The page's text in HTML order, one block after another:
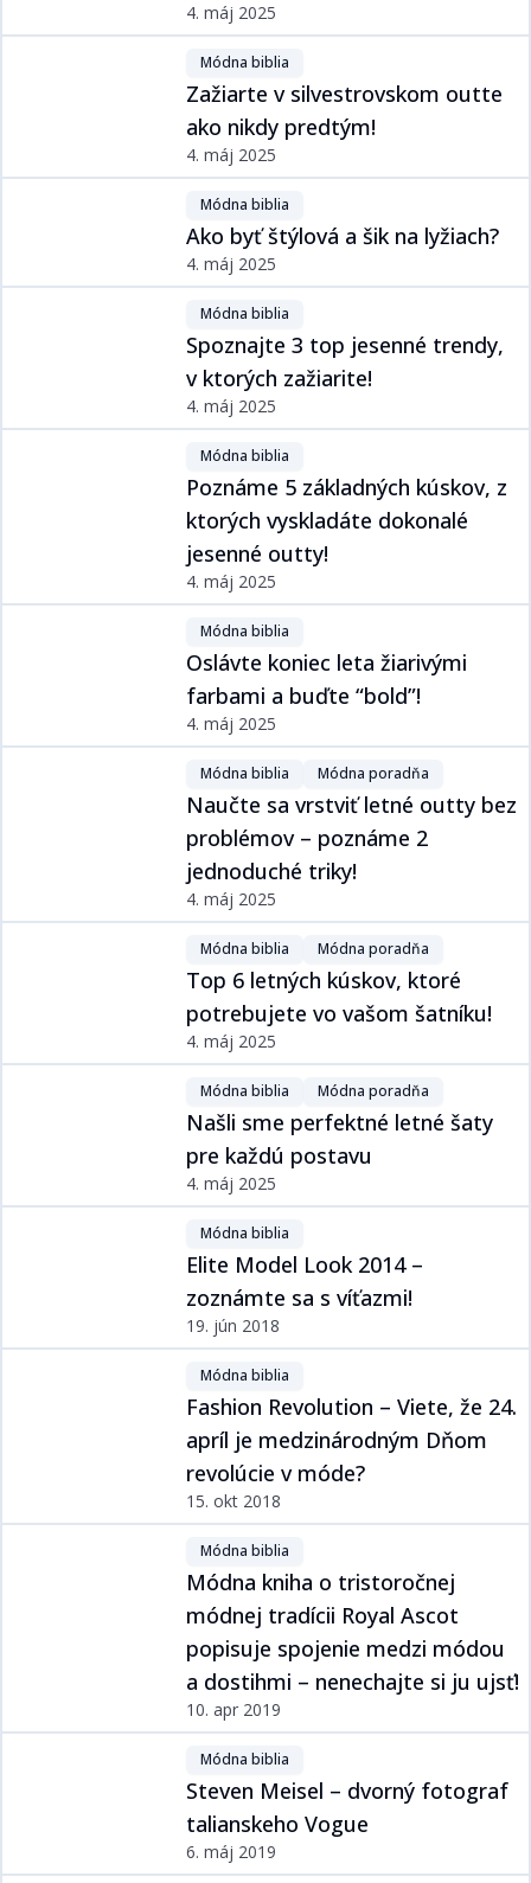
4. máj 2025
Módna biblia​​​​‌ ‍ ​‍​‍‌‍ ‌ ​‍‌‍‍‌‌‍‌ ‌‍‍‌‌‍ ‍​‍​‍​ ‍‍​‍​‍‌ ​ ‌‍​‌‌‍ ‍‌‍‍‌‌ ‌​‌ ‍‌​‍ ‍‌‍‍‌‌‍ ​‍​‍​‍ ​​‍​‍‌‍‍​‌ ​‍‌‍‌‌‌‍‌‍​‍​‍​ ‍‍​‍​‍‌‍‍​‌ ‌​‌ ‌​‌ ​​​ ‍‍​‍ ​‍ ‌‍ ​‌‍ ‌‍​ ‌‍​‌‌‍ ​‌‍‍​‌‍ ‌ ​ ‌ ‌​​ ‍‍​ ​ ​ ​​​ ​​​ ​​​‍ ‌ ​ ‌ ‌​‌ ‌‌‌‍‌​‌‍‍‌‌‍ ​‍ ‌‍‍‌‌‍ ‍‌ ‌​‌‍‌‌‌‍ ‍‌ ‌​​‍ ‌‍‌‌‌‍‌​‌‍‍‌‌ ‌​​‍ ‌‍ ‌‌‍ ‌‍‌​‌‍‌‌​ ‌‌ ​​‌ ​‍‌‍‌‌‌ ​ ‌‍‌‌‌‍ ‍‌ ‌​‌‍​‌‌ ‌​‌‍‍‌‌‍ ‌‍ ‍​ ‍ ‌‍‍‌‌‍‌​​ ‌‌‍​ ‌‍​‌‌ ‌​‌‍‌‌‌‍‌ ‌‍ ‌ ​‍‌ ‍‌​‍ ‌​ ‌​​ ​ ​ ​ ​ ​‌​ ‍ ‌ ‌​‌ ‍‌‌ ​​‌‍‌‌​ ‌‌‍​ ‌‍​‌‌ ‌​‌‍‌‌‌‍‌ ‌‍ ‌ ​‍‌ ‍‌​ ‍ ‌ ​​‌‍​‌‌ ‌​‌‍‍​​ ‌‌‍ ‍‌‍​‌‌‍ ‌‌‍‌‌​ ‌‍​‍‌‍​‌‌ ​ ‌‍‌‌‌‌‌‌‌ ​‍‌‍ ​​ ‌‌‍‍​‌ ‌​‌ ‌​‌ ​​​‍‌‌​ ​ ‌​​‌​‍‌‌​ ​‍‌​‌‍​‍‌‌​ ​‍‌​‌‍‌‍ ​‌‍ ‌‍​ ‌‍​‌‌‍ ​‌‍‍​‌‍ ‌ ​ ‌ ‌​​‍‌‌​ ​ ‌​​‌​ ​ ​ ​​​ ​​​ ​​​‍‌‌​ ​‍‌​‌‍‌ ​ ‌ ‌​‌ ‌‌‌‍‌​‌‍‍‌‌‍ ​‍‌‍‌‍‍‌‌‍‌​​ ‌‌‍​ ‌‍​‌‌ ‌​‌‍‌‌‌‍‌ ‌‍ ‌ ​‍‌ ‍‌​‍ ‌​ ‌​​ ​ ​ ​ ​ ​‌​‍‌‍‌ ‌​‌ ‍‌‌ ​​‌‍‌‌​ ‌‌‍​ ‌‍​‌‌ ‌​‌‍‌‌‌‍‌ ‌‍ ‌ ​‍‌ ‍‌​‍‌‍‌ ​​‌‍​‌‌ ‌​‌‍‍​​ ‌‌‍ ‍‌‍​‌‌‍ ‌‌‍‌‌​‍‌‍‌ ​​‌‍‌‌‌ ​‍‌ ​ ‌ ​​‌‍‌‌‌‍​ ‌ ‌​‌‍‍‌‌ ‌‍‌‍‌‌​ ‌‌ ​​‌ ‌‌‌‍​‍‌‍ ​‌‍‍‌‌ ​ ‌‍‍​‌‍‌‌‌‍‌​​‍​‍‌ ‌
Zažiarte v silvestrovskom outfite
ako nikdy predtým!​​​​‌ ‍ ​‍​‍‌‍ ‌ ​‍‌‍‍‌‌‍‌ ‌‍‍‌‌‍ ‍​‍​‍​ ‍‍​‍​‍‌ ​ ‌‍​‌‌‍ ‍‌‍‍‌‌ ‌​‌ ‍‌​‍ ‍‌‍‍‌‌‍ ​‍​‍​‍ ​​‍​‍‌‍‍​‌ ​‍‌‍‌‌‌‍‌‍​‍​‍​ ‍‍​‍​‍‌‍‍​‌ ‌​‌ ‌​‌ ​​​ ‍‍​‍ ​‍ ‌‍ ​‌‍ ‌‍​ ‌‍​‌‌‍ ​‌‍‍​‌‍ ‌ ​ ‌ ‌​​ ‍‍​ ​ ​ ​​​ ​​​ ​​​‍ ‌ ​ ‌ ‌​‌ ‌‌‌‍‌​‌‍‍‌‌‍ ​‍ ‌‍‍‌‌‍ ‍‌ ‌​‌‍‌‌‌‍ ‍‌ ‌​​‍ ‌‍‌‌‌‍‌​‌‍‍‌‌ ‌​​‍ ‌‍ ‌‌‍ ‌‍‌​‌‍‌‌​ ‌‌ ​​‌ ​‍‌‍‌‌‌ ​ ‌‍‌‌‌‍ ‍‌ ‌​‌‍​‌‌ ‌​‌‍‍‌‌‍ ‌‍ ‍​ ‍ ‌‍‍‌‌‍‌​​ ‌‌ ​​‌‍ ‌ ​ ‌ ‌​​‍ ‌​ ‌‍​ ​ ​ ​‌​ ‍‌​ ‌ ​ ‍​​ ‍ ‌ ‌​‌ ‍‌‌ ​​‌‍‌‌​ ‌‌ ​​‌‍ ‌ ​ ‌ ‌​​ ‍ ‌ ​​‌‍​‌‌ ‌​‌‍‍​​ ‌‌ ‌​‌‍‍‌‌ ‌​‌‍ ​‌‍‌‌​ ‌‍​‍‌‍​‌‌ ​ ‌‍‌‌‌‌‌‌‌ ​‍‌‍ ​​ ‌‌‍‍​‌ ‌​‌ ‌​‌ ​​​‍‌‌​ ​ ‌​​‌​‍‌‌​ ​‍‌​‌‍​‍‌‌​ ​‍‌​‌‍‌‍ ​‌‍ ‌‍​ ‌‍​‌‌‍ ​‌‍‍​‌‍ ‌ ​ ‌ ‌​​‍‌‌​ ​ ‌​​‌​ ​ ​ ​​​ ​​​ ​​​‍‌‌​ ​‍‌​‌‍‌ ​ ‌ ‌​‌ ‌‌‌‍‌​‌‍‍‌‌‍ ​‍‌‍‌‍‍‌‌‍‌​​ ‌‌ ​​‌‍ ‌ ​ ‌ ‌​​‍ ‌​ ‌‍​ ​ ​ ​‌​ ‍‌​ ‌ ​ ‍​​‍‌‍‌ ‌​‌ ‍‌‌ ​​‌‍‌‌​ ‌‌ ​​‌‍ ‌ ​ ‌ ‌​​‍‌‍‌ ​​‌‍​‌‌ ‌​‌‍‍​​ ‌‌ ‌​‌‍‍‌‌ ‌​‌‍ ​‌‍‌‌​‍‌‍‌ ​​‌‍‌‌‌ ​‍‌ ​ ‌ ​​‌‍‌‌‌‍​ ‌ ‌​‌‍‍‌‌ ‌‍‌‍‌‌​ ‌‌ ​​‌ ‌‌‌‍​‍‌‍ ​‌‍‍‌‌ ​ ‌‍‍​‌‍‌‌‌‍‌​​‍​‍‌ ‌
4. máj 2025
Módna biblia​​​​‌ ‍ ​‍​‍‌‍ ‌ ​‍‌‍‍‌‌‍‌ ‌‍‍‌‌‍ ‍​‍​‍​ ‍‍​‍​‍‌ ​ ‌‍​‌‌‍ ‍‌‍‍‌‌ ‌​‌ ‍‌​‍ ‍‌‍‍‌‌‍ ​‍​‍​‍ ​​‍​‍‌‍‍​‌ ​‍‌‍‌‌‌‍‌‍​‍​‍​ ‍‍​‍​‍‌‍‍​‌ ‌​‌ ‌​‌ ​​​ ‍‍​‍ ​‍ ‌‍ ​‌‍ ‌‍​ ‌‍​‌‌‍ ​‌‍‍​‌‍ ‌ ​ ‌ ‌​​ ‍‍​ ​ ​ ​​​ ​​​ ​​​‍ ‌ ​ ‌ ‌​‌ ‌‌‌‍‌​‌‍‍‌‌‍ ​‍ ‌‍‍‌‌‍ ‍‌ ‌​‌‍‌‌‌‍ ‍‌ ‌​​‍ ‌‍‌‌‌‍‌​‌‍‍‌‌ ‌​​‍ ‌‍ ‌‌‍ ‌‍‌​‌‍‌‌​ ‌‌ ​​‌ ​‍‌‍‌‌‌ ​ ‌‍‌‌‌‍ ‍‌ ‌​‌‍​‌‌ ‌​‌‍‍‌‌‍ ‌‍ ‍​ ‍ ‌‍‍‌‌‍‌​​ ‌‌‍​ ‌‍​‌‌ ‌​‌‍‌‌‌‍‌ ‌‍ ‌ ​‍‌ ‍‌​‍ ‌​ ‌​​ ​ ​ ​ ​ ​‌​ ‍ ‌ ‌​‌ ‍‌‌ ​​‌‍‌‌​ ‌‌‍​ ‌‍​‌‌ ‌​‌‍‌‌‌‍‌ ‌‍ ‌ ​‍‌ ‍‌​ ‍ ‌ ​​‌‍​‌‌ ‌​‌‍‍​​ ‌‌‍ ‍‌‍​‌‌‍ ‌‌‍‌‌​ ‌‍​‍‌‍​‌‌ ​ ‌‍‌‌‌‌‌‌‌ ​‍‌‍ ​​ ‌‌‍‍​‌ ‌​‌ ‌​‌ ​​​‍‌‌​ ​ ‌​​‌​‍‌‌​ ​‍‌​‌‍​‍‌‌​ ​‍‌​‌‍‌‍ ​‌‍ ‌‍​ ‌‍​‌‌‍ ​‌‍‍​‌‍ ‌ ​ ‌ ‌​​‍‌‌​ ​ ‌​​‌​ ​ ​ ​​​ ​​​ ​​​‍‌‌​ ​‍‌​‌‍‌ ​ ‌ ‌​‌ ‌‌‌‍‌​‌‍‍‌‌‍ ​‍‌‍‌‍‍‌‌‍‌​​ ‌‌‍​ ‌‍​‌‌ ‌​‌‍‌‌‌‍‌ ‌‍ ‌ ​‍‌ ‍‌​‍ ‌​ ‌​​ ​ ​ ​ ​ ​‌​‍‌‍‌ ‌​‌ ‍‌‌ ​​‌‍‌‌​ ‌‌‍​ ‌‍​‌‌ ‌​‌‍‌‌‌‍‌ ‌‍ ‌ ​‍‌ ‍‌​‍‌‍‌ ​​‌‍​‌‌ ‌​‌‍‍​​ ‌‌‍ ‍‌‍​‌‌‍ ‌‌‍‌‌​‍‌‍‌ ​​‌‍‌‌‌ ​‍‌ ​ ‌ ​​‌‍‌‌‌‍​ ‌ ‌​‌‍‍‌‌ ‌‍‌‍‌‌​ ‌‌ ​​‌ ‌‌‌‍​‍‌‍ ​‌‍‍‌‌ ​ ‌‍‍​‌‍‌‌‌‍‌​​‍​‍‌ ‌
Ako byť štýlová a šik na lyžiach?​​​​‌ ‍ ​‍​‍‌‍ ‌ ​‍‌‍‍‌‌‍‌ ‌‍‍‌‌‍ ‍​‍​‍​ ‍‍​‍​‍‌ ​ ‌‍​‌‌‍ ‍‌‍‍‌‌ ‌​‌ ‍‌​‍ ‍‌‍‍‌‌‍ ​‍​‍​‍ ​​‍​‍‌‍‍​‌ ​‍‌‍‌‌‌‍‌‍​‍​‍​ ‍‍​‍​‍‌‍‍​‌ ‌​‌ ‌​‌ ​​​ ‍‍​‍ ​‍ ‌‍ ​‌‍ ‌‍​ ‌‍​‌‌‍ ​‌‍‍​‌‍ ‌ ​ ‌ ‌​​ ‍‍​ ​ ​ ​​​ ​​​ ​​​‍ ‌ ​ ‌ ‌​‌ ‌‌‌‍‌​‌‍‍‌‌‍ ​‍ ‌‍‍‌‌‍ ‍‌ ‌​‌‍‌‌‌‍ ‍‌ ‌​​‍ ‌‍‌‌‌‍‌​‌‍‍‌‌ ‌​​‍ ‌‍ ‌‌‍ ‌‍‌​‌‍‌‌​ ‌‌ ​​‌ ​‍‌‍‌‌‌ ​ ‌‍‌‌‌‍ ‍‌ ‌​‌‍​‌‌ ‌​‌‍‍‌‌‍ ‌‍ ‍​ ‍ ‌‍‍‌‌‍‌​​ ‌‌ ​​‌‍ ‌ ​ ‌ ‌​​‍ ‌​ ‌‍​ ​ ​ ​‌​ ‍​​ ‌​​ ‌ ​ ‍ ‌ ‌​‌ ‍‌‌ ​​‌‍‌‌​ ‌‌ ​​‌‍ ‌ ​ ‌ ‌​​ ‍ ‌ ​​‌‍​‌‌ ‌​‌‍‍​​ ‌‌ ‌​‌‍‍‌‌ ‌​‌‍ ​‌‍‌‌​ ‌‍​‍‌‍​‌‌ ​ ‌‍‌‌‌‌‌‌‌ ​‍‌‍ ​​ ‌‌‍‍​‌ ‌​‌ ‌​‌ ​​​‍‌‌​ ​ ‌​​‌​‍‌‌​ ​‍‌​‌‍​‍‌‌​ ​‍‌​‌‍‌‍ ​‌‍ ‌‍​ ‌‍​‌‌‍ ​‌‍‍​‌‍ ‌ ​ ‌ ‌​​‍‌‌​ ​ ‌​​‌​ ​ ​ ​​​ ​​​ ​​​‍‌‌​ ​‍‌​‌‍‌ ​ ‌ ‌​‌ ‌‌‌‍‌​‌‍‍‌‌‍ ​‍‌‍‌‍‍‌‌‍‌​​ ‌‌ ​​‌‍ ‌ ​ ‌ ‌​​‍ ‌​ ‌‍​ ​ ​ ​‌​ ‍​​ ‌​​ ‌ ​‍‌‍‌ ‌​‌ ‍‌‌ ​​‌‍‌‌​ ‌‌ ​​‌‍ ‌ ​ ‌ ‌​​‍‌‍‌ ​​‌‍​‌‌ ‌​‌‍‍​​ ‌‌ ‌​‌‍‍‌‌ ‌​‌‍ ​‌‍‌‌​‍‌‍‌ ​​‌‍‌‌‌ ​‍‌ ​ ‌ ​​‌‍‌‌‌‍​ ‌ ‌​‌‍‍‌‌ ‌‍‌‍‌‌​ ‌‌ ​​‌ ‌‌‌‍​‍‌‍ ​‌‍‍‌‌ ​ ‌‍‍​‌‍‌‌‌‍‌​​‍​‍‌ ‌
4. máj 2025
Módna biblia​​​​‌ ‍ ​‍​‍‌‍ ‌ ​‍‌‍‍‌‌‍‌ ‌‍‍‌‌‍ ‍​‍​‍​ ‍‍​‍​‍‌ ​ ‌‍​‌‌‍ ‍‌‍‍‌‌ ‌​‌ ‍‌​‍ ‍‌‍‍‌‌‍ ​‍​‍​‍ ​​‍​‍‌‍‍​‌ ​‍‌‍‌‌‌‍‌‍​‍​‍​ ‍‍​‍​‍‌‍‍​‌ ‌​‌ ‌​‌ ​​​ ‍‍​‍ ​‍ ‌‍ ​‌‍ ‌‍​ ‌‍​‌‌‍ ​‌‍‍​‌‍ ‌ ​ ‌ ‌​​ ‍‍​ ​ ​ ​​​ ​​​ ​​​‍ ‌ ​ ‌ ‌​‌ ‌‌‌‍‌​‌‍‍‌‌‍ ​‍ ‌‍‍‌‌‍ ‍‌ ‌​‌‍‌‌‌‍ ‍‌ ‌​​‍ ‌‍‌‌‌‍‌​‌‍‍‌‌ ‌​​‍ ‌‍ ‌‌‍ ‌‍‌​‌‍‌‌​ ‌‌ ​​‌ ​‍‌‍‌‌‌ ​ ‌‍‌‌‌‍ ‍‌ ‌​‌‍​‌‌ ‌​‌‍‍‌‌‍ ‌‍ ‍​ ‍ ‌‍‍‌‌‍‌​​ ‌‌‍​ ‌‍​‌‌ ‌​‌‍‌‌‌‍‌ ‌‍ ‌ ​‍‌ ‍‌​‍ ‌​ ‌​​ ​ ​ ​ ​ ​‌​ ‍ ‌ ‌​‌ ‍‌‌ ​​‌‍‌‌​ ‌‌‍​ ‌‍​‌‌ ‌​‌‍‌‌‌‍‌ ‌‍ ‌ ​‍‌ ‍‌​ ‍ ‌ ​​‌‍​‌‌ ‌​‌‍‍​​ ‌‌‍ ‍‌‍​‌‌‍ ‌‌‍‌‌​ ‌‍​‍‌‍​‌‌ ​ ‌‍‌‌‌‌‌‌‌ ​‍‌‍ ​​ ‌‌‍‍​‌ ‌​‌ ‌​‌ ​​​‍‌‌​ ​ ‌​​‌​‍‌‌​ ​‍‌​‌‍​‍‌‌​ ​‍‌​‌‍‌‍ ​‌‍ ‌‍​ ‌‍​‌‌‍ ​‌‍‍​‌‍ ‌ ​ ‌ ‌​​‍‌‌​ ​ ‌​​‌​ ​ ​ ​​​ ​​​ ​​​‍‌‌​ ​‍‌​‌‍‌ ​ ‌ ‌​‌ ‌‌‌‍‌​‌‍‍‌‌‍ ​‍‌‍‌‍‍‌‌‍‌​​ ‌‌‍​ ‌‍​‌‌ ‌​‌‍‌‌‌‍‌ ‌‍ ‌ ​‍‌ ‍‌​‍ ‌​ ‌​​ ​ ​ ​ ​ ​‌​‍‌‍‌ ‌​‌ ‍‌‌ ​​‌‍‌‌​ ‌‌‍​ ‌‍​‌‌ ‌​‌‍‌‌‌‍‌ ‌‍ ‌ ​‍‌ ‍‌​‍‌‍‌ ​​‌‍​‌‌ ‌​‌‍‍​​ ‌‌‍ ‍‌‍​‌‌‍ ‌‌‍‌‌​‍‌‍‌ ​​‌‍‌‌‌ ​‍‌ ​ ‌ ​​‌‍‌‌‌‍​ ‌ ‌​‌‍‍‌‌ ‌‍‌‍‌‌​ ‌‌ ​​‌ ‌‌‌‍​‍‌‍ ​‌‍‍‌‌ ​ ‌‍‍​‌‍‌‌‌‍‌​​‍​‍‌ ‌
Spoznajte 3 top jesenné trendy,
v ktorých zažiarite!​​​​‌ ‍ ​‍​‍‌‍ ‌ ​‍‌‍‍‌‌‍‌ ‌‍‍‌‌‍ ‍​‍​‍​ ‍‍​‍​‍‌ ​ ‌‍​‌‌‍ ‍‌‍‍‌‌ ‌​‌ ‍‌​‍ ‍‌‍‍‌‌‍ ​‍​‍​‍ ​​‍​‍‌‍‍​‌ ​‍‌‍‌‌‌‍‌‍​‍​‍​ ‍‍​‍​‍‌‍‍​‌ ‌​‌ ‌​‌ ​​​ ‍‍​‍ ​‍ ‌‍ ​‌‍ ‌‍​ ‌‍​‌‌‍ ​‌‍‍​‌‍ ‌ ​ ‌ ‌​​ ‍‍​ ​ ​ ​​​ ​​​ ​​​‍ ‌ ​ ‌ ‌​‌ ‌‌‌‍‌​‌‍‍‌‌‍ ​‍ ‌‍‍‌‌‍ ‍‌ ‌​‌‍‌‌‌‍ ‍‌ ‌​​‍ ‌‍‌‌‌‍‌​‌‍‍‌‌ ‌​​‍ ‌‍ ‌‌‍ ‌‍‌​‌‍‌‌​ ‌‌ ​​‌ ​‍‌‍‌‌‌ ​ ‌‍‌‌‌‍ ‍‌ ‌​‌‍​‌‌ ‌​‌‍‍‌‌‍ ‌‍ ‍​ ‍ ‌‍‍‌‌‍‌​​ ‌‌ ​​‌‍ ‌ ​ ‌ ‌​​‍ ‌​ ‌‍​ ​​​ ‌‌​ ‍‌​ ​​​ ‌‍​ ‍ ‌ ‌​‌ ‍‌‌ ​​‌‍‌‌​ ‌‌ ​​‌‍ ‌ ​ ‌ ‌​​ ‍ ‌ ​​‌‍​‌‌ ‌​‌‍‍​​ ‌‌ ‌​‌‍‍‌‌ ‌​‌‍ ​‌‍‌‌​ ‌‍​‍‌‍​‌‌ ​ ‌‍‌‌‌‌‌‌‌ ​‍‌‍ ​​ ‌‌‍‍​‌ ‌​‌ ‌​‌ ​​​‍‌‌​ ​ ‌​​‌​‍‌‌​ ​‍‌​‌‍​‍‌‌​ ​‍‌​‌‍‌‍ ​‌‍ ‌‍​ ‌‍​‌‌‍ ​‌‍‍​‌‍ ‌ ​ ‌ ‌​​‍‌‌​ ​ ‌​​‌​ ​ ​ ​​​ ​​​ ​​​‍‌‌​ ​‍‌​‌‍‌ ​ ‌ ‌​‌ ‌‌‌‍‌​‌‍‍‌‌‍ ​‍‌‍‌‍‍‌‌‍‌​​ ‌‌ ​​‌‍ ‌ ​ ‌ ‌​​‍ ‌​ ‌‍​ ​​​ ‌‌​ ‍‌​ ​​​ ‌‍​‍‌‍‌ ‌​‌ ‍‌‌ ​​‌‍‌‌​ ‌‌ ​​‌‍ ‌ ​ ‌ ‌​​‍‌‍‌ ​​‌‍​‌‌ ‌​‌‍‍​​ ‌‌ ‌​‌‍‍‌‌ ‌​‌‍ ​‌‍‌‌​‍‌‍‌ ​​‌‍‌‌‌ ​‍‌ ​ ‌ ​​‌‍‌‌‌‍​ ‌ ‌​‌‍‍‌‌ ‌‍‌‍‌‌​ ‌‌ ​​‌ ‌‌‌‍​‍‌‍ ​‌‍‍‌‌ ​ ‌‍‍​‌‍‌‌‌‍‌​​‍​‍‌ ‌
4. máj 2025
Módna biblia​​​​‌ ‍ ​‍​‍‌‍ ‌ ​‍‌‍‍‌‌‍‌ ‌‍‍‌‌‍ ‍​‍​‍​ ‍‍​‍​‍‌ ​ ‌‍​‌‌‍ ‍‌‍‍‌‌ ‌​‌ ‍‌​‍ ‍‌‍‍‌‌‍ ​‍​‍​‍ ​​‍​‍‌‍‍​‌ ​‍‌‍‌‌‌‍‌‍​‍​‍​ ‍‍​‍​‍‌‍‍​‌ ‌​‌ ‌​‌ ​​​ ‍‍​‍ ​‍ ‌‍ ​‌‍ ‌‍​ ‌‍​‌‌‍ ​‌‍‍​‌‍ ‌ ​ ‌ ‌​​ ‍‍​ ​ ​ ​​​ ​​​ ​​​‍ ‌ ​ ‌ ‌​‌ ‌‌‌‍‌​‌‍‍‌‌‍ ​‍ ‌‍‍‌‌‍ ‍‌ ‌​‌‍‌‌‌‍ ‍‌ ‌​​‍ ‌‍‌‌‌‍‌​‌‍‍‌‌ ‌​​‍ ‌‍ ‌‌‍ ‌‍‌​‌‍‌‌​ ‌‌ ​​‌ ​‍‌‍‌‌‌ ​ ‌‍‌‌‌‍ ‍‌ ‌​‌‍​‌‌ ‌​‌‍‍‌‌‍ ‌‍ ‍​ ‍ ‌‍‍‌‌‍‌​​ ‌‌‍​ ‌‍​‌‌ ‌​‌‍‌‌‌‍‌ ‌‍ ‌ ​‍‌ ‍‌​‍ ‌​ ‌​​ ​ ​ ​ ​ ​‌​ ‍ ‌ ‌​‌ ‍‌‌ ​​‌‍‌‌​ ‌‌‍​ ‌‍​‌‌ ‌​‌‍‌‌‌‍‌ ‌‍ ‌ ​‍‌ ‍‌​ ‍ ‌ ​​‌‍​‌‌ ‌​‌‍‍​​ ‌‌‍ ‍‌‍​‌‌‍ ‌‌‍‌‌​ ‌‍​‍‌‍​‌‌ ​ ‌‍‌‌‌‌‌‌‌ ​‍‌‍ ​​ ‌‌‍‍​‌ ‌​‌ ‌​‌ ​​​‍‌‌​ ​ ‌​​‌​‍‌‌​ ​‍‌​‌‍​‍‌‌​ ​‍‌​‌‍‌‍ ​‌‍ ‌‍​ ‌‍​‌‌‍ ​‌‍‍​‌‍ ‌ ​ ‌ ‌​​‍‌‌​ ​ ‌​​‌​ ​ ​ ​​​ ​​​ ​​​‍‌‌​ ​‍‌​‌‍‌ ​ ‌ ‌​‌ ‌‌‌‍‌​‌‍‍‌‌‍ ​‍‌‍‌‍‍‌‌‍‌​​ ‌‌‍​ ‌‍​‌‌ ‌​‌‍‌‌‌‍‌ ‌‍ ‌ ​‍‌ ‍‌​‍ ‌​ ‌​​ ​ ​ ​ ​ ​‌​‍‌‍‌ ‌​‌ ‍‌‌ ​​‌‍‌‌​ ‌‌‍​ ‌‍​‌‌ ‌​‌‍‌‌‌‍‌ ‌‍ ‌ ​‍‌ ‍‌​‍‌‍‌ ​​‌‍​‌‌ ‌​‌‍‍​​ ‌‌‍ ‍‌‍​‌‌‍ ‌‌‍‌‌​‍‌‍‌ ​​‌‍‌‌‌ ​‍‌ ​ ‌ ​​‌‍‌‌‌‍​ ‌ ‌​‌‍‍‌‌ ‌‍‌‍‌‌​ ‌‌ ​​‌ ‌‌‌‍​‍‌‍ ​‌‍‍‌‌ ​ ‌‍‍​‌‍‌‌‌‍‌​​‍​‍‌ ‌
Poznáme 5 základných kúskov, z
ktorých vyskladáte dokonalé
jesenné outfity!​​​​‌ ‍ ​‍​‍‌‍ ‌ ​‍‌‍‍‌‌‍‌ ‌‍‍‌‌‍ ‍​‍​‍​ ‍‍​‍​‍‌ ​ ‌‍​‌‌‍ ‍‌‍‍‌‌ ‌​‌ ‍‌​‍ ‍‌‍‍‌‌‍ ​‍​‍​‍ ​​‍​‍‌‍‍​‌ ​‍‌‍‌‌‌‍‌‍​‍​‍​ ‍‍​‍​‍‌‍‍​‌ ‌​‌ ‌​‌ ​​​ ‍‍​‍ ​‍ ‌‍ ​‌‍ ‌‍​ ‌‍​‌‌‍ ​‌‍‍​‌‍ ‌ ​ ‌ ‌​​ ‍‍​ ​ ​ ​​​ ​​​ ​​​‍ ‌ ​ ‌ ‌​‌ ‌‌‌‍‌​‌‍‍‌‌‍ ​‍ ‌‍‍‌‌‍ ‍‌ ‌​‌‍‌‌‌‍ ‍‌ ‌​​‍ ‌‍‌‌‌‍‌​‌‍‍‌‌ ‌​​‍ ‌‍ ‌‌‍ ‌‍‌​‌‍‌‌​ ‌‌ ​​‌ ​‍‌‍‌‌‌ ​ ‌‍‌‌‌‍ ‍‌ ‌​‌‍​‌‌ ‌​‌‍‍‌‌‍ ‌‍ ‍​ ‍ ‌‍‍‌‌‍‌​​ ‌‌ ​​‌‍ ‌ ​ ‌ ‌​​‍ ‌​ ‌‍​ ​​​ ​‌​ ​ ​ ‍​​ ‌ ​ ‍ ‌ ‌​‌ ‍‌‌ ​​‌‍‌‌​ ‌‌ ​​‌‍ ‌ ​ ‌ ‌​​ ‍ ‌ ​​‌‍​‌‌ ‌​‌‍‍​​ ‌‌ ‌​‌‍‍‌‌ ‌​‌‍ ​‌‍‌‌​ ‌‍​‍‌‍​‌‌ ​ ‌‍‌‌‌‌‌‌‌ ​‍‌‍ ​​ ‌‌‍‍​‌ ‌​‌ ‌​‌ ​​​‍‌‌​ ​ ‌​​‌​‍‌‌​ ​‍‌​‌‍​‍‌‌​ ​‍‌​‌‍‌‍ ​‌‍ ‌‍​ ‌‍​‌‌‍ ​‌‍‍​‌‍ ‌ ​ ‌ ‌​​‍‌‌​ ​ ‌​​‌​ ​ ​ ​​​ ​​​ ​​​‍‌‌​ ​‍‌​‌‍‌ ​ ‌ ‌​‌ ‌‌‌‍‌​‌‍‍‌‌‍ ​‍‌‍‌‍‍‌‌‍‌​​ ‌‌ ​​‌‍ ‌ ​ ‌ ‌​​‍ ‌​ ‌‍​ ​​​ ​‌​ ​ ​ ‍​​ ‌ ​‍‌‍‌ ‌​‌ ‍‌‌ ​​‌‍‌‌​ ‌‌ ​​‌‍ ‌ ​ ‌ ‌​​‍‌‍‌ ​​‌‍​‌‌ ‌​‌‍‍​​ ‌‌ ‌​‌‍‍‌‌ ‌​‌‍ ​‌‍‌‌​‍‌‍‌ ​​‌‍‌‌‌ ​‍‌ ​ ‌ ​​‌‍‌‌‌‍​ ‌ ‌​‌‍‍‌‌ ‌‍‌‍‌‌​ ‌‌ ​​‌ ‌‌‌‍​‍‌‍ ​‌‍‍‌‌ ​ ‌‍‍​‌‍‌‌‌‍‌​​‍​‍‌ ‌
4. máj 2025
Módna biblia​​​​‌ ‍ ​‍​‍‌‍ ‌ ​‍‌‍‍‌‌‍‌ ‌‍‍‌‌‍ ‍​‍​‍​ ‍‍​‍​‍‌ ​ ‌‍​‌‌‍ ‍‌‍‍‌‌ ‌​‌ ‍‌​‍ ‍‌‍‍‌‌‍ ​‍​‍​‍ ​​‍​‍‌‍‍​‌ ​‍‌‍‌‌‌‍‌‍​‍​‍​ ‍‍​‍​‍‌‍‍​‌ ‌​‌ ‌​‌ ​​​ ‍‍​‍ ​‍ ‌‍ ​‌‍ ‌‍​ ‌‍​‌‌‍ ​‌‍‍​‌‍ ‌ ​ ‌ ‌​​ ‍‍​ ​ ​ ​​​ ​​​ ​​​‍ ‌ ​ ‌ ‌​‌ ‌‌‌‍‌​‌‍‍‌‌‍ ​‍ ‌‍‍‌‌‍ ‍‌ ‌​‌‍‌‌‌‍ ‍‌ ‌​​‍ ‌‍‌‌‌‍‌​‌‍‍‌‌ ‌​​‍ ‌‍ ‌‌‍ ‌‍‌​‌‍‌‌​ ‌‌ ​​‌ ​‍‌‍‌‌‌ ​ ‌‍‌‌‌‍ ‍‌ ‌​‌‍​‌‌ ‌​‌‍‍‌‌‍ ‌‍ ‍​ ‍ ‌‍‍‌‌‍‌​​ ‌‌‍​ ‌‍​‌‌ ‌​‌‍‌‌‌‍‌ ‌‍ ‌ ​‍‌ ‍‌​‍ ‌​ ‌​​ ​ ​ ​ ​ ​‌​ ‍ ‌ ‌​‌ ‍‌‌ ​​‌‍‌‌​ ‌‌‍​ ‌‍​‌‌ ‌​‌‍‌‌‌‍‌ ‌‍ ‌ ​‍‌ ‍‌​ ‍ ‌ ​​‌‍​‌‌ ‌​‌‍‍​​ ‌‌‍ ‍‌‍​‌‌‍ ‌‌‍‌‌​ ‌‍​‍‌‍​‌‌ ​ ‌‍‌‌‌‌‌‌‌ ​‍‌‍ ​​ ‌‌‍‍​‌ ‌​‌ ‌​‌ ​​​‍‌‌​ ​ ‌​​‌​‍‌‌​ ​‍‌​‌‍​‍‌‌​ ​‍‌​‌‍‌‍ ​‌‍ ‌‍​ ‌‍​‌‌‍ ​‌‍‍​‌‍ ‌ ​ ‌ ‌​​‍‌‌​ ​ ‌​​‌​ ​ ​ ​​​ ​​​ ​​​‍‌‌​ ​‍‌​‌‍‌ ​ ‌ ‌​‌ ‌‌‌‍‌​‌‍‍‌‌‍ ​‍‌‍‌‍‍‌‌‍‌​​ ‌‌‍​ ‌‍​‌‌ ‌​‌‍‌‌‌‍‌ ‌‍ ‌ ​‍‌ ‍‌​‍ ‌​ ‌​​ ​ ​ ​ ​ ​‌​‍‌‍‌ ‌​‌ ‍‌‌ ​​‌‍‌‌​ ‌‌‍​ ‌‍​‌‌ ‌​‌‍‌‌‌‍‌ ‌‍ ‌ ​‍‌ ‍‌​‍‌‍‌ ​​‌‍​‌‌ ‌​‌‍‍​​ ‌‌‍ ‍‌‍​‌‌‍ ‌‌‍‌‌​‍‌‍‌ ​​‌‍‌‌‌ ​‍‌ ​ ‌ ​​‌‍‌‌‌‍​ ‌ ‌​‌‍‍‌‌ ‌‍‌‍‌‌​ ‌‌ ​​‌ ‌‌‌‍​‍‌‍ ​‌‍‍‌‌ ​ ‌‍‍​‌‍‌‌‌‍‌​​‍​‍‌ ‌
Oslávte koniec leta žiarivými
farbami a buďte “bold”!​​​​‌ ‍ ​‍​‍‌‍ ‌ ​‍‌‍‍‌‌‍‌ ‌‍‍‌‌‍ ‍​‍​‍​ ‍‍​‍​‍‌ ​ ‌‍​‌‌‍ ‍‌‍‍‌‌ ‌​‌ ‍‌​‍ ‍‌‍‍‌‌‍ ​‍​‍​‍ ​​‍​‍‌‍‍​‌ ​‍‌‍‌‌‌‍‌‍​‍​‍​ ‍‍​‍​‍‌‍‍​‌ ‌​‌ ‌​‌ ​​​ ‍‍​‍ ​‍ ‌‍ ​‌‍ ‌‍​ ‌‍​‌‌‍ ​‌‍‍​‌‍ ‌ ​ ‌ ‌​​ ‍‍​ ​ ​ ​​​ ​​​ ​​​‍ ‌ ​ ‌ ‌​‌ ‌‌‌‍‌​‌‍‍‌‌‍ ​‍ ‌‍‍‌‌‍ ‍‌ ‌​‌‍‌‌‌‍ ‍‌ ‌​​‍ ‌‍‌‌‌‍‌​‌‍‍‌‌ ‌​​‍ ‌‍ ‌‌‍ ‌‍‌​‌‍‌‌​ ‌‌ ​​‌ ​‍‌‍‌‌‌ ​ ‌‍‌‌‌‍ ‍‌ ‌​‌‍​‌‌ ‌​‌‍‍‌‌‍ ‌‍ ‍​ ‍ ‌‍‍‌‌‍‌​​ ‌‌ ​​‌‍ ‌ ​ ‌ ‌​​‍ ‌​ ‌‌​ ‍‌​ ‌‍​ ‌‍​ ‌​​ ​ ​ ‍ ‌ ‌​‌ ‍‌‌ ​​‌‍‌‌​ ‌‌ ​​‌‍ ‌ ​ ‌ ‌​​ ‍ ‌ ​​‌‍​‌‌ ‌​‌‍‍​​ ‌‌ ‌​‌‍‍‌‌ ‌​‌‍ ​‌‍‌‌​ ‌‍​‍‌‍​‌‌ ​ ‌‍‌‌‌‌‌‌‌ ​‍‌‍ ​​ ‌‌‍‍​‌ ‌​‌ ‌​‌ ​​​‍‌‌​ ​ ‌​​‌​‍‌‌​ ​‍‌​‌‍​‍‌‌​ ​‍‌​‌‍‌‍ ​‌‍ ‌‍​ ‌‍​‌‌‍ ​‌‍‍​‌‍ ‌ ​ ‌ ‌​​‍‌‌​ ​ ‌​​‌​ ​ ​ ​​​ ​​​ ​​​‍‌‌​ ​‍‌​‌‍‌ ​ ‌ ‌​‌ ‌‌‌‍‌​‌‍‍‌‌‍ ​‍‌‍‌‍‍‌‌‍‌​​ ‌‌ ​​‌‍ ‌ ​ ‌ ‌​​‍ ‌​ ‌‌​ ‍‌​ ‌‍​ ‌‍​ ‌​​ ​ ​‍‌‍‌ ‌​‌ ‍‌‌ ​​‌‍‌‌​ ‌‌ ​​‌‍ ‌ ​ ‌ ‌​​‍‌‍‌ ​​‌‍​‌‌ ‌​‌‍‍​​ ‌‌ ‌​‌‍‍‌‌ ‌​‌‍ ​‌‍‌‌​‍‌‍‌ ​​‌‍‌‌‌ ​‍‌ ​ ‌ ​​‌‍‌‌‌‍​ ‌ ‌​‌‍‍‌‌ ‌‍‌‍‌‌​ ‌‌ ​​‌ ‌‌‌‍​‍‌‍ ​‌‍‍‌‌ ​ ‌‍‍​‌‍‌‌‌‍‌​​‍​‍‌ ‌
4. máj 2025
Módna biblia​​​​‌ ‍ ​‍​‍‌‍ ‌ ​‍‌‍‍‌‌‍‌ ‌‍‍‌‌‍ ‍​‍​‍​ ‍‍​‍​‍‌ ​ ‌‍​‌‌‍ ‍‌‍‍‌‌ ‌​‌ ‍‌​‍ ‍‌‍‍‌‌‍ ​‍​‍​‍ ​​‍​‍‌‍‍​‌ ​‍‌‍‌‌‌‍‌‍​‍​‍​ ‍‍​‍​‍‌‍‍​‌ ‌​‌ ‌​‌ ​​​ ‍‍​‍ ​‍ ‌‍ ​‌‍ ‌‍​ ‌‍​‌‌‍ ​‌‍‍​‌‍ ‌ ​ ‌ ‌​​ ‍‍​ ​ ​ ​​​ ​​​ ​​​‍ ‌ ​ ‌ ‌​‌ ‌‌‌‍‌​‌‍‍‌‌‍ ​‍ ‌‍‍‌‌‍ ‍‌ ‌​‌‍‌‌‌‍ ‍‌ ‌​​‍ ‌‍‌‌‌‍‌​‌‍‍‌‌ ‌​​‍ ‌‍ ‌‌‍ ‌‍‌​‌‍‌‌​ ‌‌ ​​‌ ​‍‌‍‌‌‌ ​ ‌‍‌‌‌‍ ‍‌ ‌​‌‍​‌‌ ‌​‌‍‍‌‌‍ ‌‍ ‍​ ‍ ‌‍‍‌‌‍‌​​ ‌‌‍​ ‌‍​‌‌ ‌​‌‍‌‌‌‍‌ ‌‍ ‌ ​‍‌ ‍‌​‍ ‌​ ‌​​ ​ ​ ​ ​ ​‌​ ‍ ‌ ‌​‌ ‍‌‌ ​​‌‍‌‌​ ‌‌‍​ ‌‍​‌‌ ‌​‌‍‌‌‌‍‌ ‌‍ ‌ ​‍‌ ‍‌​ ‍ ‌ ​​‌‍​‌‌ ‌​‌‍‍​​ ‌‌‍ ‍‌‍​‌‌‍ ‌‌‍‌‌​ ‌‍​‍‌‍​‌‌ ​ ‌‍‌‌‌‌‌‌‌ ​‍‌‍ ​​ ‌‌‍‍​‌ ‌​‌ ‌​‌ ​​​‍‌‌​ ​ ‌​​‌​‍‌‌​ ​‍‌​‌‍​‍‌‌​ ​‍‌​‌‍‌‍ ​‌‍ ‌‍​ ‌‍​‌‌‍ ​‌‍‍​‌‍ ‌ ​ ‌ ‌​​‍‌‌​ ​ ‌​​‌​ ​ ​ ​​​ ​​​ ​​​‍‌‌​ ​‍‌​‌‍‌ ​ ‌ ‌​‌ ‌‌‌‍‌​‌‍‍‌‌‍ ​‍‌‍‌‍‍‌‌‍‌​​ ‌‌‍​ ‌‍​‌‌ ‌​‌‍‌‌‌‍‌ ‌‍ ‌ ​‍‌ ‍‌​‍ ‌​ ‌​​ ​ ​ ​ ​ ​‌​‍‌‍‌ ‌​‌ ‍‌‌ ​​‌‍‌‌​ ‌‌‍​ ‌‍​‌‌ ‌​‌‍‌‌‌‍‌ ‌‍ ‌ ​‍‌ ‍‌​‍‌‍‌ ​​‌‍​‌‌ ‌​‌‍‍​​ ‌‌‍ ‍‌‍​‌‌‍ ‌‌‍‌‌​‍‌‍‌ ​​‌‍‌‌‌ ​‍‌ ​ ‌ ​​‌‍‌‌‌‍​ ‌ ‌​‌‍‍‌‌ ‌‍‌‍‌‌​ ‌‌ ​​‌ ‌‌‌‍​‍‌‍ ​‌‍‍‌‌ ​ ‌‍‍​‌‍‌‌‌‍‌​​‍​‍‌ ‌ Módna poradňa​​​​‌ ‍ ​‍​‍‌‍ ‌ ​‍‌‍‍‌‌‍‌ ‌‍‍‌‌‍ ‍​‍​‍​ ‍‍​‍​‍‌ ​ ‌‍​‌‌‍ ‍‌‍‍‌‌ ‌​‌ ‍‌​‍ ‍‌‍‍‌‌‍ ​‍​‍​‍ ​​‍​‍‌‍‍​‌ ​‍‌‍‌‌‌‍‌‍​‍​‍​ ‍‍​‍​‍‌‍‍​‌ ‌​‌ ‌​‌ ​​​ ‍‍​‍ ​‍ ‌‍ ​‌‍ ‌‍​ ‌‍​‌‌‍ ​‌‍‍​‌‍ ‌ ​ ‌ ‌​​ ‍‍​ ​ ​ ​​​ ​​​ ​​​‍ ‌ ​ ‌ ‌​‌ ‌‌‌‍‌​‌‍‍‌‌‍ ​‍ ‌‍‍‌‌‍ ‍‌ ‌​‌‍‌‌‌‍ ‍‌ ‌​​‍ ‌‍‌‌‌‍‌​‌‍‍‌‌ ‌​​‍ ‌‍ ‌‌‍ ‌‍‌​‌‍‌‌​ ‌‌ ​​‌ ​‍‌‍‌‌‌ ​ ‌‍‌‌‌‍ ‍‌ ‌​‌‍​‌‌ ‌​‌‍‍‌‌‍ ‌‍ ‍​ ‍ ‌‍‍‌‌‍‌​​ ‌‌‍​ ‌‍​‌‌ ‌​‌‍‌‌‌‍‌ ‌‍ ‌ ​‍‌ ‍‌​‍ ‌​ ​‌​ ‍‌​ ‍ ‌ ‌​‌ ‍‌‌ ​​‌‍‌‌​ ‌‌‍​ ‌‍​‌‌ ‌​‌‍‌‌‌‍‌ ‌‍ ‌ ​‍‌ ‍‌​ ‍ ‌ ​​‌‍​‌‌ ‌​‌‍‍​​ ‌‌‍ ‍‌‍​‌‌‍ ‌‌‍‌‌​ ‌‍​‍‌‍​‌‌ ​ ‌‍‌‌‌‌‌‌‌ ​‍‌‍ ​​ ‌‌‍‍​‌ ‌​‌ ‌​‌ ​​​‍‌‌​ ​ ‌​​‌​‍‌‌​ ​‍‌​‌‍​‍‌‌​ ​‍‌​‌‍‌‍ ​‌‍ ‌‍​ ‌‍​‌‌‍ ​‌‍‍​‌‍ ‌ ​ ‌ ‌​​‍‌‌​ ​ ‌​​‌​ ​ ​ ​​​ ​​​ ​​​‍‌‌​ ​‍‌​‌‍‌ ​ ‌ ‌​‌ ‌‌‌‍‌​‌‍‍‌‌‍ ​‍‌‍‌‍‍‌‌‍‌​​ ‌‌‍​ ‌‍​‌‌ ‌​‌‍‌‌‌‍‌ ‌‍ ‌ ​‍‌ ‍‌​‍ ‌​ ​‌​ ‍‌​‍‌‍‌ ‌​‌ ‍‌‌ ​​‌‍‌‌​ ‌‌‍​ ‌‍​‌‌ ‌​‌‍‌‌‌‍‌ ‌‍ ‌ ​‍‌ ‍‌​‍‌‍‌ ​​‌‍​‌‌ ‌​‌‍‍​​ ‌‌‍ ‍‌‍​‌‌‍ ‌‌‍‌‌​‍‌‍‌ ​​‌‍‌‌‌ ​‍‌ ​ ‌ ​​‌‍‌‌‌‍​ ‌ ‌​‌‍‍‌‌ ‌‍‌‍‌‌​ ‌‌ ​​‌ ‌‌‌‍​‍‌‍ ​‌‍‍‌‌ ​ ‌‍‍​‌‍‌‌‌‍‌​​‍​‍‌ ‌
Naučte sa vrstviť letné outfity bez
problémov – poznáme 2
jednoduché triky!​​​​‌ ‍ ​‍​‍‌‍ ‌ ​‍‌‍‍‌‌‍‌ ‌‍‍‌‌‍ ‍​‍​‍​ ‍‍​‍​‍‌ ​ ‌‍​‌‌‍ ‍‌‍‍‌‌ ‌​‌ ‍‌​‍ ‍‌‍‍‌‌‍ ​‍​‍​‍ ​​‍​‍‌‍‍​‌ ​‍‌‍‌‌‌‍‌‍​‍​‍​ ‍‍​‍​‍‌‍‍​‌ ‌​‌ ‌​‌ ​​​ ‍‍​‍ ​‍ ‌‍ ​‌‍ ‌‍​ ‌‍​‌‌‍ ​‌‍‍​‌‍ ‌ ​ ‌ ‌​​ ‍‍​ ​ ​ ​​​ ​​​ ​​​‍ ‌ ​ ‌ ‌​‌ ‌‌‌‍‌​‌‍‍‌‌‍ ​‍ ‌‍‍‌‌‍ ‍‌ ‌​‌‍‌‌‌‍ ‍‌ ‌​​‍ ‌‍‌‌‌‍‌​‌‍‍‌‌ ‌​​‍ ‌‍ ‌‌‍ ‌‍‌​‌‍‌‌​ ‌‌ ​​‌ ​‍‌‍‌‌‌ ​ ‌‍‌‌‌‍ ‍‌ ‌​‌‍​‌‌ ‌​‌‍‍‌‌‍ ‌‍ ‍​ ‍ ‌‍‍‌‌‍‌​​ ‌‌ ​​‌‍ ‌ ​ ‌ ‌​​‍ ‌​ ‌‌​ ‍​​ ​​​ ‍‌​ ‌ ​ ​‍​ ‍ ‌ ‌​‌ ‍‌‌ ​​‌‍‌‌​ ‌‌ ​​‌‍ ‌ ​ ‌ ‌​​ ‍ ‌ ​​‌‍​‌‌ ‌​‌‍‍​​ ‌‌ ‌​‌‍‍‌‌ ‌​‌‍ ​‌‍‌‌​ ‌‍​‍‌‍​‌‌ ​ ‌‍‌‌‌‌‌‌‌ ​‍‌‍ ​​ ‌‌‍‍​‌ ‌​‌ ‌​‌ ​​​‍‌‌​ ​ ‌​​‌​‍‌‌​ ​‍‌​‌‍​‍‌‌​ ​‍‌​‌‍‌‍ ​‌‍ ‌‍​ ‌‍​‌‌‍ ​‌‍‍​‌‍ ‌ ​ ‌ ‌​​‍‌‌​ ​ ‌​​‌​ ​ ​ ​​​ ​​​ ​​​‍‌‌​ ​‍‌​‌‍‌ ​ ‌ ‌​‌ ‌‌‌‍‌​‌‍‍‌‌‍ ​‍‌‍‌‍‍‌‌‍‌​​ ‌‌ ​​‌‍ ‌ ​ ‌ ‌​​‍ ‌​ ‌‌​ ‍​​ ​​​ ‍‌​ ‌ ​ ​‍​‍‌‍‌ ‌​‌ ‍‌‌ ​​‌‍‌‌​ ‌‌ ​​‌‍ ‌ ​ ‌ ‌​​‍‌‍‌ ​​‌‍​‌‌ ‌​‌‍‍​​ ‌‌ ‌​‌‍‍‌‌ ‌​‌‍ ​‌‍‌‌​‍‌‍‌ ​​‌‍‌‌‌ ​‍‌ ​ ‌ ​​‌‍‌‌‌‍​ ‌ ‌​‌‍‍‌‌ ‌‍‌‍‌‌​ ‌‌ ​​‌ ‌‌‌‍​‍‌‍ ​‌‍‍‌‌ ​ ‌‍‍​‌‍‌‌‌‍‌​​‍​‍‌ ‌
4. máj 2025
Módna biblia​​​​‌ ‍ ​‍​‍‌‍ ‌ ​‍‌‍‍‌‌‍‌ ‌‍‍‌‌‍ ‍​‍​‍​ ‍‍​‍​‍‌ ​ ‌‍​‌‌‍ ‍‌‍‍‌‌ ‌​‌ ‍‌​‍ ‍‌‍‍‌‌‍ ​‍​‍​‍ ​​‍​‍‌‍‍​‌ ​‍‌‍‌‌‌‍‌‍​‍​‍​ ‍‍​‍​‍‌‍‍​‌ ‌​‌ ‌​‌ ​​​ ‍‍​‍ ​‍ ‌‍ ​‌‍ ‌‍​ ‌‍​‌‌‍ ​‌‍‍​‌‍ ‌ ​ ‌ ‌​​ ‍‍​ ​ ​ ​​​ ​​​ ​​​‍ ‌ ​ ‌ ‌​‌ ‌‌‌‍‌​‌‍‍‌‌‍ ​‍ ‌‍‍‌‌‍ ‍‌ ‌​‌‍‌‌‌‍ ‍‌ ‌​​‍ ‌‍‌‌‌‍‌​‌‍‍‌‌ ‌​​‍ ‌‍ ‌‌‍ ‌‍‌​‌‍‌‌​ ‌‌ ​​‌ ​‍‌‍‌‌‌ ​ ‌‍‌‌‌‍ ‍‌ ‌​‌‍​‌‌ ‌​‌‍‍‌‌‍ ‌‍ ‍​ ‍ ‌‍‍‌‌‍‌​​ ‌‌‍​ ‌‍​‌‌ ‌​‌‍‌‌‌‍‌ ‌‍ ‌ ​‍‌ ‍‌​‍ ‌​ ‌​​ ​ ​ ​ ​ ​‌​ ‍ ‌ ‌​‌ ‍‌‌ ​​‌‍‌‌​ ‌‌‍​ ‌‍​‌‌ ‌​‌‍‌‌‌‍‌ ‌‍ ‌ ​‍‌ ‍‌​ ‍ ‌ ​​‌‍​‌‌ ‌​‌‍‍​​ ‌‌‍ ‍‌‍​‌‌‍ ‌‌‍‌‌​ ‌‍​‍‌‍​‌‌ ​ ‌‍‌‌‌‌‌‌‌ ​‍‌‍ ​​ ‌‌‍‍​‌ ‌​‌ ‌​‌ ​​​‍‌‌​ ​ ‌​​‌​‍‌‌​ ​‍‌​‌‍​‍‌‌​ ​‍‌​‌‍‌‍ ​‌‍ ‌‍​ ‌‍​‌‌‍ ​‌‍‍​‌‍ ‌ ​ ‌ ‌​​‍‌‌​ ​ ‌​​‌​ ​ ​ ​​​ ​​​ ​​​‍‌‌​ ​‍‌​‌‍‌ ​ ‌ ‌​‌ ‌‌‌‍‌​‌‍‍‌‌‍ ​‍‌‍‌‍‍‌‌‍‌​​ ‌‌‍​ ‌‍​‌‌ ‌​‌‍‌‌‌‍‌ ‌‍ ‌ ​‍‌ ‍‌​‍ ‌​ ‌​​ ​ ​ ​ ​ ​‌​‍‌‍‌ ‌​‌ ‍‌‌ ​​‌‍‌‌​ ‌‌‍​ ‌‍​‌‌ ‌​‌‍‌‌‌‍‌ ‌‍ ‌ ​‍‌ ‍‌​‍‌‍‌ ​​‌‍​‌‌ ‌​‌‍‍​​ ‌‌‍ ‍‌‍​‌‌‍ ‌‌‍‌‌​‍‌‍‌ ​​‌‍‌‌‌ ​‍‌ ​ ‌ ​​‌‍‌‌‌‍​ ‌ ‌​‌‍‍‌‌ ‌‍‌‍‌‌​ ‌‌ ​​‌ ‌‌‌‍​‍‌‍ ​‌‍‍‌‌ ​ ‌‍‍​‌‍‌‌‌‍‌​​‍​‍‌ ‌ Módna poradňa​​​​‌ ‍ ​‍​‍‌‍ ‌ ​‍‌‍‍‌‌‍‌ ‌‍‍‌‌‍ ‍​‍​‍​ ‍‍​‍​‍‌ ​ ‌‍​‌‌‍ ‍‌‍‍‌‌ ‌​‌ ‍‌​‍ ‍‌‍‍‌‌‍ ​‍​‍​‍ ​​‍​‍‌‍‍​‌ ​‍‌‍‌‌‌‍‌‍​‍​‍​ ‍‍​‍​‍‌‍‍​‌ ‌​‌ ‌​‌ ​​​ ‍‍​‍ ​‍ ‌‍ ​‌‍ ‌‍​ ‌‍​‌‌‍ ​‌‍‍​‌‍ ‌ ​ ‌ ‌​​ ‍‍​ ​ ​ ​​​ ​​​ ​​​‍ ‌ ​ ‌ ‌​‌ ‌‌‌‍‌​‌‍‍‌‌‍ ​‍ ‌‍‍‌‌‍ ‍‌ ‌​‌‍‌‌‌‍ ‍‌ ‌​​‍ ‌‍‌‌‌‍‌​‌‍‍‌‌ ‌​​‍ ‌‍ ‌‌‍ ‌‍‌​‌‍‌‌​ ‌‌ ​​‌ ​‍‌‍‌‌‌ ​ ‌‍‌‌‌‍ ‍‌ ‌​‌‍​‌‌ ‌​‌‍‍‌‌‍ ‌‍ ‍​ ‍ ‌‍‍‌‌‍‌​​ ‌‌‍​ ‌‍​‌‌ ‌​‌‍‌‌‌‍‌ ‌‍ ‌ ​‍‌ ‍‌​‍ ‌​ ​‌​ ‍‌​ ‍ ‌ ‌​‌ ‍‌‌ ​​‌‍‌‌​ ‌‌‍​ ‌‍​‌‌ ‌​‌‍‌‌‌‍‌ ‌‍ ‌ ​‍‌ ‍‌​ ‍ ‌ ​​‌‍​‌‌ ‌​‌‍‍​​ ‌‌‍ ‍‌‍​‌‌‍ ‌‌‍‌‌​ ‌‍​‍‌‍​‌‌ ​ ‌‍‌‌‌‌‌‌‌ ​‍‌‍ ​​ ‌‌‍‍​‌ ‌​‌ ‌​‌ ​​​‍‌‌​ ​ ‌​​‌​‍‌‌​ ​‍‌​‌‍​‍‌‌​ ​‍‌​‌‍‌‍ ​‌‍ ‌‍​ ‌‍​‌‌‍ ​‌‍‍​‌‍ ‌ ​ ‌ ‌​​‍‌‌​ ​ ‌​​‌​ ​ ​ ​​​ ​​​ ​​​‍‌‌​ ​‍‌​‌‍‌ ​ ‌ ‌​‌ ‌‌‌‍‌​‌‍‍‌‌‍ ​‍‌‍‌‍‍‌‌‍‌​​ ‌‌‍​ ‌‍​‌‌ ‌​‌‍‌‌‌‍‌ ‌‍ ‌ ​‍‌ ‍‌​‍ ‌​ ​‌​ ‍‌​‍‌‍‌ ‌​‌ ‍‌‌ ​​‌‍‌‌​ ‌‌‍​ ‌‍​‌‌ ‌​‌‍‌‌‌‍‌ ‌‍ ‌ ​‍‌ ‍‌​‍‌‍‌ ​​‌‍​‌‌ ‌​‌‍‍​​ ‌‌‍ ‍‌‍​‌‌‍ ‌‌‍‌‌​‍‌‍‌ ​​‌‍‌‌‌ ​‍‌ ​ ‌ ​​‌‍‌‌‌‍​ ‌ ‌​‌‍‍‌‌ ‌‍‌‍‌‌​ ‌‌ ​​‌ ‌‌‌‍​‍‌‍ ​‌‍‍‌‌ ​ ‌‍‍​‌‍‌‌‌‍‌​​‍​‍‌ ‌
Top 6 letných kúskov, ktoré
potrebujete vo vašom šatníku!​​​​‌ ‍ ​‍​‍‌‍ ‌ ​‍‌‍‍‌‌‍‌ ‌‍‍‌‌‍ ‍​‍​‍​ ‍‍​‍​‍‌ ​ ‌‍​‌‌‍ ‍‌‍‍‌‌ ‌​‌ ‍‌​‍ ‍‌‍‍‌‌‍ ​‍​‍​‍ ​​‍​‍‌‍‍​‌ ​‍‌‍‌‌‌‍‌‍​‍​‍​ ‍‍​‍​‍‌‍‍​‌ ‌​‌ ‌​‌ ​​​ ‍‍​‍ ​‍ ‌‍ ​‌‍ ‌‍​ ‌‍​‌‌‍ ​‌‍‍​‌‍ ‌ ​ ‌ ‌​​ ‍‍​ ​ ​ ​​​ ​​​ ​​​‍ ‌ ​ ‌ ‌​‌ ‌‌‌‍‌​‌‍‍‌‌‍ ​‍ ‌‍‍‌‌‍ ‍‌ ‌​‌‍‌‌‌‍ ‍‌ ‌​​‍ ‌‍‌‌‌‍‌​‌‍‍‌‌ ‌​​‍ ‌‍ ‌‌‍ ‌‍‌​‌‍‌‌​ ‌‌ ​​‌ ​‍‌‍‌‌‌ ​ ‌‍‌‌‌‍ ‍‌ ‌​‌‍​‌‌ ‌​‌‍‍‌‌‍ ‌‍ ‍​ ‍ ‌‍‍‌‌‍‌​​ ‌‌ ​​‌‍ ‌ ​ ‌ ‌​​‍ ‌​ ‌‌​ ‌ ​ ‌‌​ ‌ ​ ‍​​ ​‍​ ‍ ‌ ‌​‌ ‍‌‌ ​​‌‍‌‌​ ‌‌ ​​‌‍ ‌ ​ ‌ ‌​​ ‍ ‌ ​​‌‍​‌‌ ‌​‌‍‍​​ ‌‌ ‌​‌‍‍‌‌ ‌​‌‍ ​‌‍‌‌​ ‌‍​‍‌‍​‌‌ ​ ‌‍‌‌‌‌‌‌‌ ​‍‌‍ ​​ ‌‌‍‍​‌ ‌​‌ ‌​‌ ​​​‍‌‌​ ​ ‌​​‌​‍‌‌​ ​‍‌​‌‍​‍‌‌​ ​‍‌​‌‍‌‍ ​‌‍ ‌‍​ ‌‍​‌‌‍ ​‌‍‍​‌‍ ‌ ​ ‌ ‌​​‍‌‌​ ​ ‌​​‌​ ​ ​ ​​​ ​​​ ​​​‍‌‌​ ​‍‌​‌‍‌ ​ ‌ ‌​‌ ‌‌‌‍‌​‌‍‍‌‌‍ ​‍‌‍‌‍‍‌‌‍‌​​ ‌‌ ​​‌‍ ‌ ​ ‌ ‌​​‍ ‌​ ‌‌​ ‌ ​ ‌‌​ ‌ ​ ‍​​ ​‍​‍‌‍‌ ‌​‌ ‍‌‌ ​​‌‍‌‌​ ‌‌ ​​‌‍ ‌ ​ ‌ ‌​​‍‌‍‌ ​​‌‍​‌‌ ‌​‌‍‍​​ ‌‌ ‌​‌‍‍‌‌ ‌​‌‍ ​‌‍‌‌​‍‌‍‌ ​​‌‍‌‌‌ ​‍‌ ​ ‌ ​​‌‍‌‌‌‍​ ‌ ‌​‌‍‍‌‌ ‌‍‌‍‌‌​ ‌‌ ​​‌ ‌‌‌‍​‍‌‍ ​‌‍‍‌‌ ​ ‌‍‍​‌‍‌‌‌‍‌​​‍​‍‌ ‌
4. máj 2025
Módna biblia​​​​‌ ‍ ​‍​‍‌‍ ‌ ​‍‌‍‍‌‌‍‌ ‌‍‍‌‌‍ ‍​‍​‍​ ‍‍​‍​‍‌ ​ ‌‍​‌‌‍ ‍‌‍‍‌‌ ‌​‌ ‍‌​‍ ‍‌‍‍‌‌‍ ​‍​‍​‍ ​​‍​‍‌‍‍​‌ ​‍‌‍‌‌‌‍‌‍​‍​‍​ ‍‍​‍​‍‌‍‍​‌ ‌​‌ ‌​‌ ​​​ ‍‍​‍ ​‍ ‌‍ ​‌‍ ‌‍​ ‌‍​‌‌‍ ​‌‍‍​‌‍ ‌ ​ ‌ ‌​​ ‍‍​ ​ ​ ​​​ ​​​ ​​​‍ ‌ ​ ‌ ‌​‌ ‌‌‌‍‌​‌‍‍‌‌‍ ​‍ ‌‍‍‌‌‍ ‍‌ ‌​‌‍‌‌‌‍ ‍‌ ‌​​‍ ‌‍‌‌‌‍‌​‌‍‍‌‌ ‌​​‍ ‌‍ ‌‌‍ ‌‍‌​‌‍‌‌​ ‌‌ ​​‌ ​‍‌‍‌‌‌ ​ ‌‍‌‌‌‍ ‍‌ ‌​‌‍​‌‌ ‌​‌‍‍‌‌‍ ‌‍ ‍​ ‍ ‌‍‍‌‌‍‌​​ ‌‌‍​ ‌‍​‌‌ ‌​‌‍‌‌‌‍‌ ‌‍ ‌ ​‍‌ ‍‌​‍ ‌​ ‌​​ ​ ​ ​ ​ ​‌​ ‍ ‌ ‌​‌ ‍‌‌ ​​‌‍‌‌​ ‌‌‍​ ‌‍​‌‌ ‌​‌‍‌‌‌‍‌ ‌‍ ‌ ​‍‌ ‍‌​ ‍ ‌ ​​‌‍​‌‌ ‌​‌‍‍​​ ‌‌‍ ‍‌‍​‌‌‍ ‌‌‍‌‌​ ‌‍​‍‌‍​‌‌ ​ ‌‍‌‌‌‌‌‌‌ ​‍‌‍ ​​ ‌‌‍‍​‌ ‌​‌ ‌​‌ ​​​‍‌‌​ ​ ‌​​‌​‍‌‌​ ​‍‌​‌‍​‍‌‌​ ​‍‌​‌‍‌‍ ​‌‍ ‌‍​ ‌‍​‌‌‍ ​‌‍‍​‌‍ ‌ ​ ‌ ‌​​‍‌‌​ ​ ‌​​‌​ ​ ​ ​​​ ​​​ ​​​‍‌‌​ ​‍‌​‌‍‌ ​ ‌ ‌​‌ ‌‌‌‍‌​‌‍‍‌‌‍ ​‍‌‍‌‍‍‌‌‍‌​​ ‌‌‍​ ‌‍​‌‌ ‌​‌‍‌‌‌‍‌ ‌‍ ‌ ​‍‌ ‍‌​‍ ‌​ ‌​​ ​ ​ ​ ​ ​‌​‍‌‍‌ ‌​‌ ‍‌‌ ​​‌‍‌‌​ ‌‌‍​ ‌‍​‌‌ ‌​‌‍‌‌‌‍‌ ‌‍ ‌ ​‍‌ ‍‌​‍‌‍‌ ​​‌‍​‌‌ ‌​‌‍‍​​ ‌‌‍ ‍‌‍​‌‌‍ ‌‌‍‌‌​‍‌‍‌ ​​‌‍‌‌‌ ​‍‌ ​ ‌ ​​‌‍‌‌‌‍​ ‌ ‌​‌‍‍‌‌ ‌‍‌‍‌‌​ ‌‌ ​​‌ ‌‌‌‍​‍‌‍ ​‌‍‍‌‌ ​ ‌‍‍​‌‍‌‌‌‍‌​​‍​‍‌ ‌ Módna poradňa​​​​‌ ‍ ​‍​‍‌‍ ‌ ​‍‌‍‍‌‌‍‌ ‌‍‍‌‌‍ ‍​‍​‍​ ‍‍​‍​‍‌ ​ ‌‍​‌‌‍ ‍‌‍‍‌‌ ‌​‌ ‍‌​‍ ‍‌‍‍‌‌‍ ​‍​‍​‍ ​​‍​‍‌‍‍​‌ ​‍‌‍‌‌‌‍‌‍​‍​‍​ ‍‍​‍​‍‌‍‍​‌ ‌​‌ ‌​‌ ​​​ ‍‍​‍ ​‍ ‌‍ ​‌‍ ‌‍​ ‌‍​‌‌‍ ​‌‍‍​‌‍ ‌ ​ ‌ ‌​​ ‍‍​ ​ ​ ​​​ ​​​ ​​​‍ ‌ ​ ‌ ‌​‌ ‌‌‌‍‌​‌‍‍‌‌‍ ​‍ ‌‍‍‌‌‍ ‍‌ ‌​‌‍‌‌‌‍ ‍‌ ‌​​‍ ‌‍‌‌‌‍‌​‌‍‍‌‌ ‌​​‍ ‌‍ ‌‌‍ ‌‍‌​‌‍‌‌​ ‌‌ ​​‌ ​‍‌‍‌‌‌ ​ ‌‍‌‌‌‍ ‍‌ ‌​‌‍​‌‌ ‌​‌‍‍‌‌‍ ‌‍ ‍​ ‍ ‌‍‍‌‌‍‌​​ ‌‌‍​ ‌‍​‌‌ ‌​‌‍‌‌‌‍‌ ‌‍ ‌ ​‍‌ ‍‌​‍ ‌​ ​‌​ ‍‌​ ‍ ‌ ‌​‌ ‍‌‌ ​​‌‍‌‌​ ‌‌‍​ ‌‍​‌‌ ‌​‌‍‌‌‌‍‌ ‌‍ ‌ ​‍‌ ‍‌​ ‍ ‌ ​​‌‍​‌‌ ‌​‌‍‍​​ ‌‌‍ ‍‌‍​‌‌‍ ‌‌‍‌‌​ ‌‍​‍‌‍​‌‌ ​ ‌‍‌‌‌‌‌‌‌ ​‍‌‍ ​​ ‌‌‍‍​‌ ‌​‌ ‌​‌ ​​​‍‌‌​ ​ ‌​​‌​‍‌‌​ ​‍‌​‌‍​‍‌‌​ ​‍‌​‌‍‌‍ ​‌‍ ‌‍​ ‌‍​‌‌‍ ​‌‍‍​‌‍ ‌ ​ ‌ ‌​​‍‌‌​ ​ ‌​​‌​ ​ ​ ​​​ ​​​ ​​​‍‌‌​ ​‍‌​‌‍‌ ​ ‌ ‌​‌ ‌‌‌‍‌​‌‍‍‌‌‍ ​‍‌‍‌‍‍‌‌‍‌​​ ‌‌‍​ ‌‍​‌‌ ‌​‌‍‌‌‌‍‌ ‌‍ ‌ ​‍‌ ‍‌​‍ ‌​ ​‌​ ‍‌​‍‌‍‌ ‌​‌ ‍‌‌ ​​‌‍‌‌​ ‌‌‍​ ‌‍​‌‌ ‌​‌‍‌‌‌‍‌ ‌‍ ‌ ​‍‌ ‍‌​‍‌‍‌ ​​‌‍​‌‌ ‌​‌‍‍​​ ‌‌‍ ‍‌‍​‌‌‍ ‌‌‍‌‌​‍‌‍‌ ​​‌‍‌‌‌ ​‍‌ ​ ‌ ​​‌‍‌‌‌‍​ ‌ ‌​‌‍‍‌‌ ‌‍‌‍‌‌​ ‌‌ ​​‌ ‌‌‌‍​‍‌‍ ​‌‍‍‌‌ ​ ‌‍‍​‌‍‌‌‌‍‌​​‍​‍‌ ‌
Našli sme perfektné letné šaty
pre každú postavu​​​​‌ ‍ ​‍​‍‌‍ ‌ ​‍‌‍‍‌‌‍‌ ‌‍‍‌‌‍ ‍​‍​‍​ ‍‍​‍​‍‌ ​ ‌‍​‌‌‍ ‍‌‍‍‌‌ ‌​‌ ‍‌​‍ ‍‌‍‍‌‌‍ ​‍​‍​‍ ​​‍​‍‌‍‍​‌ ​‍‌‍‌‌‌‍‌‍​‍​‍​ ‍‍​‍​‍‌‍‍​‌ ‌​‌ ‌​‌ ​​​ ‍‍​‍ ​‍ ‌‍ ​‌‍ ‌‍​ ‌‍​‌‌‍ ​‌‍‍​‌‍ ‌ ​ ‌ ‌​​ ‍‍​ ​ ​ ​​​ ​​​ ​​​‍ ‌ ​ ‌ ‌​‌ ‌‌‌‍‌​‌‍‍‌‌‍ ​‍ ‌‍‍‌‌‍ ‍‌ ‌​‌‍‌‌‌‍ ‍‌ ‌​​‍ ‌‍‌‌‌‍‌​‌‍‍‌‌ ‌​​‍ ‌‍ ‌‌‍ ‌‍‌​‌‍‌‌​ ‌‌ ​​‌ ​‍‌‍‌‌‌ ​ ‌‍‌‌‌‍ ‍‌ ‌​‌‍​‌‌ ‌​‌‍‍‌‌‍ ‌‍ ‍​ ‍ ‌‍‍‌‌‍‌​​ ‌‌ ​​‌‍ ‌ ​ ‌ ‌​​‍ ‌​ ‌‌​ ‌‍​ ‍‌​ ​‌​ ‍‌​ ‌ ​ ‍ ‌ ‌​‌ ‍‌‌ ​​‌‍‌‌​ ‌‌ ​​‌‍ ‌ ​ ‌ ‌​​ ‍ ‌ ​​‌‍​‌‌ ‌​‌‍‍​​ ‌‌ ‌​‌‍‍‌‌ ‌​‌‍ ​‌‍‌‌​ ‌‍​‍‌‍​‌‌ ​ ‌‍‌‌‌‌‌‌‌ ​‍‌‍ ​​ ‌‌‍‍​‌ ‌​‌ ‌​‌ ​​​‍‌‌​ ​ ‌​​‌​‍‌‌​ ​‍‌​‌‍​‍‌‌​ ​‍‌​‌‍‌‍ ​‌‍ ‌‍​ ‌‍​‌‌‍ ​‌‍‍​‌‍ ‌ ​ ‌ ‌​​‍‌‌​ ​ ‌​​‌​ ​ ​ ​​​ ​​​ ​​​‍‌‌​ ​‍‌​‌‍‌ ​ ‌ ‌​‌ ‌‌‌‍‌​‌‍‍‌‌‍ ​‍‌‍‌‍‍‌‌‍‌​​ ‌‌ ​​‌‍ ‌ ​ ‌ ‌​​‍ ‌​ ‌‌​ ‌‍​ ‍‌​ ​‌​ ‍‌​ ‌ ​‍‌‍‌ ‌​‌ ‍‌‌ ​​‌‍‌‌​ ‌‌ ​​‌‍ ‌ ​ ‌ ‌​​‍‌‍‌ ​​‌‍​‌‌ ‌​‌‍‍​​ ‌‌ ‌​‌‍‍‌‌ ‌​‌‍ ​‌‍‌‌​‍‌‍‌ ​​‌‍‌‌‌ ​‍‌ ​ ‌ ​​‌‍‌‌‌‍​ ‌ ‌​‌‍‍‌‌ ‌‍‌‍‌‌​ ‌‌ ​​‌ ‌‌‌‍​‍‌‍ ​‌‍‍‌‌ ​ ‌‍‍​‌‍‌‌‌‍‌​​‍​‍‌ ‌
4. máj 2025
Módna biblia​​​​‌ ‍ ​‍​‍‌‍ ‌ ​‍‌‍‍‌‌‍‌ ‌‍‍‌‌‍ ‍​‍​‍​ ‍‍​‍​‍‌ ​ ‌‍​‌‌‍ ‍‌‍‍‌‌ ‌​‌ ‍‌​‍ ‍‌‍‍‌‌‍ ​‍​‍​‍ ​​‍​‍‌‍‍​‌ ​‍‌‍‌‌‌‍‌‍​‍​‍​ ‍‍​‍​‍‌‍‍​‌ ‌​‌ ‌​‌ ​​​ ‍‍​‍ ​‍ ‌‍ ​‌‍ ‌‍​ ‌‍​‌‌‍ ​‌‍‍​‌‍ ‌ ​ ‌ ‌​​ ‍‍​ ​ ​ ​​​ ​​​ ​​​‍ ‌ ​ ‌ ‌​‌ ‌‌‌‍‌​‌‍‍‌‌‍ ​‍ ‌‍‍‌‌‍ ‍‌ ‌​‌‍‌‌‌‍ ‍‌ ‌​​‍ ‌‍‌‌‌‍‌​‌‍‍‌‌ ‌​​‍ ‌‍ ‌‌‍ ‌‍‌​‌‍‌‌​ ‌‌ ​​‌ ​‍‌‍‌‌‌ ​ ‌‍‌‌‌‍ ‍‌ ‌​‌‍​‌‌ ‌​‌‍‍‌‌‍ ‌‍ ‍​ ‍ ‌‍‍‌‌‍‌​​ ‌‌‍​ ‌‍​‌‌ ‌​‌‍‌‌‌‍‌ ‌‍ ‌ ​‍‌ ‍‌​‍ ‌​ ‌​​ ​ ​ ​ ​ ​‌​ ‍ ‌ ‌​‌ ‍‌‌ ​​‌‍‌‌​ ‌‌‍​ ‌‍​‌‌ ‌​‌‍‌‌‌‍‌ ‌‍ ‌ ​‍‌ ‍‌​ ‍ ‌ ​​‌‍​‌‌ ‌​‌‍‍​​ ‌‌‍ ‍‌‍​‌‌‍ ‌‌‍‌‌​ ‌‍​‍‌‍​‌‌ ​ ‌‍‌‌‌‌‌‌‌ ​‍‌‍ ​​ ‌‌‍‍​‌ ‌​‌ ‌​‌ ​​​‍‌‌​ ​ ‌​​‌​‍‌‌​ ​‍‌​‌‍​‍‌‌​ ​‍‌​‌‍‌‍ ​‌‍ ‌‍​ ‌‍​‌‌‍ ​‌‍‍​‌‍ ‌ ​ ‌ ‌​​‍‌‌​ ​ ‌​​‌​ ​ ​ ​​​ ​​​ ​​​‍‌‌​ ​‍‌​‌‍‌ ​ ‌ ‌​‌ ‌‌‌‍‌​‌‍‍‌‌‍ ​‍‌‍‌‍‍‌‌‍‌​​ ‌‌‍​ ‌‍​‌‌ ‌​‌‍‌‌‌‍‌ ‌‍ ‌ ​‍‌ ‍‌​‍ ‌​ ‌​​ ​ ​ ​ ​ ​‌​‍‌‍‌ ‌​‌ ‍‌‌ ​​‌‍‌‌​ ‌‌‍​ ‌‍​‌‌ ‌​‌‍‌‌‌‍‌ ‌‍ ‌ ​‍‌ ‍‌​‍‌‍‌ ​​‌‍​‌‌ ‌​‌‍‍​​ ‌‌‍ ‍‌‍​‌‌‍ ‌‌‍‌‌​‍‌‍‌ ​​‌‍‌‌‌ ​‍‌ ​ ‌ ​​‌‍‌‌‌‍​ ‌ ‌​‌‍‍‌‌ ‌‍‌‍‌‌​ ‌‌ ​​‌ ‌‌‌‍​‍‌‍ ​‌‍‍‌‌ ​ ‌‍‍​‌‍‌‌‌‍‌​​‍​‍‌ ‌
Elite Model Look 2014 –
zoznámte sa s víťazmi!​​​​‌ ‍ ​‍​‍‌‍ ‌ ​‍‌‍‍‌‌‍‌ ‌‍‍‌‌‍ ‍​‍​‍​ ‍‍​‍​‍‌ ​ ‌‍​‌‌‍ ‍‌‍‍‌‌ ‌​‌ ‍‌​‍ ‍‌‍‍‌‌‍ ​‍​‍​‍ ​​‍​‍‌‍‍​‌ ​‍‌‍‌‌‌‍‌‍​‍​‍​ ‍‍​‍​‍‌‍‍​‌ ‌​‌ ‌​‌ ​​​ ‍‍​‍ ​‍ ‌‍ ​‌‍ ‌‍​ ‌‍​‌‌‍ ​‌‍‍​‌‍ ‌ ​ ‌ ‌​​ ‍‍​ ​ ​ ​​​ ​​​ ​​​‍ ‌ ​ ‌ ‌​‌ ‌‌‌‍‌​‌‍‍‌‌‍ ​‍ ‌‍‍‌‌‍ ‍‌ ‌​‌‍‌‌‌‍ ‍‌ ‌​​‍ ‌‍‌‌‌‍‌​‌‍‍‌‌ ‌​​‍ ‌‍ ‌‌‍ ‌‍‌​‌‍‌‌​ ‌‌ ​​‌ ​‍‌‍‌‌‌ ​ ‌‍‌‌‌‍ ‍‌ ‌​‌‍​‌‌ ‌​‌‍‍‌‌‍ ‌‍ ‍​ ‍ ‌‍‍‌‌‍‌​​ ‌‌ ​​‌‍ ‌ ​ ‌ ‌​​‍ ‌​ ​‍​ ‍​​ ‌ ​ ‌‍​ ‍‌​ ‌‍​ ‍ ‌ ‌​‌ ‍‌‌ ​​‌‍‌‌​ ‌‌ ​​‌‍ ‌ ​ ‌ ‌​​ ‍ ‌ ​​‌‍​‌‌ ‌​‌‍‍​​ ‌‌ ‌​‌‍‍‌‌ ‌​‌‍ ​‌‍‌‌​ ‌‍​‍‌‍​‌‌ ​ ‌‍‌‌‌‌‌‌‌ ​‍‌‍ ​​ ‌‌‍‍​‌ ‌​‌ ‌​‌ ​​​‍‌‌​ ​ ‌​​‌​‍‌‌​ ​‍‌​‌‍​‍‌‌​ ​‍‌​‌‍‌‍ ​‌‍ ‌‍​ ‌‍​‌‌‍ ​‌‍‍​‌‍ ‌ ​ ‌ ‌​​‍‌‌​ ​ ‌​​‌​ ​ ​ ​​​ ​​​ ​​​‍‌‌​ ​‍‌​‌‍‌ ​ ‌ ‌​‌ ‌‌‌‍‌​‌‍‍‌‌‍ ​‍‌‍‌‍‍‌‌‍‌​​ ‌‌ ​​‌‍ ‌ ​ ‌ ‌​​‍ ‌​ ​‍​ ‍​​ ‌ ​ ‌‍​ ‍‌​ ‌‍​‍‌‍‌ ‌​‌ ‍‌‌ ​​‌‍‌‌​ ‌‌ ​​‌‍ ‌ ​ ‌ ‌​​‍‌‍‌ ​​‌‍​‌‌ ‌​‌‍‍​​ ‌‌ ‌​‌‍‍‌‌ ‌​‌‍ ​‌‍‌‌​‍‌‍‌ ​​‌‍‌‌‌ ​‍‌ ​ ‌ ​​‌‍‌‌‌‍​ ‌ ‌​‌‍‍‌‌ ‌‍‌‍‌‌​ ‌‌ ​​‌ ‌‌‌‍​‍‌‍ ​‌‍‍‌‌ ​ ‌‍‍​‌‍‌‌‌‍‌​​‍​‍‌ ‌
19. jún 2018
Módna biblia​​​​‌ ‍ ​‍​‍‌‍ ‌ ​‍‌‍‍‌‌‍‌ ‌‍‍‌‌‍ ‍​‍​‍​ ‍‍​‍​‍‌ ​ ‌‍​‌‌‍ ‍‌‍‍‌‌ ‌​‌ ‍‌​‍ ‍‌‍‍‌‌‍ ​‍​‍​‍ ​​‍​‍‌‍‍​‌ ​‍‌‍‌‌‌‍‌‍​‍​‍​ ‍‍​‍​‍‌‍‍​‌ ‌​‌ ‌​‌ ​​​ ‍‍​‍ ​‍ ‌‍ ​‌‍ ‌‍​ ‌‍​‌‌‍ ​‌‍‍​‌‍ ‌ ​ ‌ ‌​​ ‍‍​ ​ ​ ​​​ ​​​ ​​​‍ ‌ ​ ‌ ‌​‌ ‌‌‌‍‌​‌‍‍‌‌‍ ​‍ ‌‍‍‌‌‍ ‍‌ ‌​‌‍‌‌‌‍ ‍‌ ‌​​‍ ‌‍‌‌‌‍‌​‌‍‍‌‌ ‌​​‍ ‌‍ ‌‌‍ ‌‍‌​‌‍‌‌​ ‌‌ ​​‌ ​‍‌‍‌‌‌ ​ ‌‍‌‌‌‍ ‍‌ ‌​‌‍​‌‌ ‌​‌‍‍‌‌‍ ‌‍ ‍​ ‍ ‌‍‍‌‌‍‌​​ ‌‌‍​ ‌‍​‌‌ ‌​‌‍‌‌‌‍‌ ‌‍ ‌ ​‍‌ ‍‌​‍ ‌​ ‌​​ ​ ​ ​ ​ ​‌​ ‍ ‌ ‌​‌ ‍‌‌ ​​‌‍‌‌​ ‌‌‍​ ‌‍​‌‌ ‌​‌‍‌‌‌‍‌ ‌‍ ‌ ​‍‌ ‍‌​ ‍ ‌ ​​‌‍​‌‌ ‌​‌‍‍​​ ‌‌‍ ‍‌‍​‌‌‍ ‌‌‍‌‌​ ‌‍​‍‌‍​‌‌ ​ ‌‍‌‌‌‌‌‌‌ ​‍‌‍ ​​ ‌‌‍‍​‌ ‌​‌ ‌​‌ ​​​‍‌‌​ ​ ‌​​‌​‍‌‌​ ​‍‌​‌‍​‍‌‌​ ​‍‌​‌‍‌‍ ​‌‍ ‌‍​ ‌‍​‌‌‍ ​‌‍‍​‌‍ ‌ ​ ‌ ‌​​‍‌‌​ ​ ‌​​‌​ ​ ​ ​​​ ​​​ ​​​‍‌‌​ ​‍‌​‌‍‌ ​ ‌ ‌​‌ ‌‌‌‍‌​‌‍‍‌‌‍ ​‍‌‍‌‍‍‌‌‍‌​​ ‌‌‍​ ‌‍​‌‌ ‌​‌‍‌‌‌‍‌ ‌‍ ‌ ​‍‌ ‍‌​‍ ‌​ ‌​​ ​ ​ ​ ​ ​‌​‍‌‍‌ ‌​‌ ‍‌‌ ​​‌‍‌‌​ ‌‌‍​ ‌‍​‌‌ ‌​‌‍‌‌‌‍‌ ‌‍ ‌ ​‍‌ ‍‌​‍‌‍‌ ​​‌‍​‌‌ ‌​‌‍‍​​ ‌‌‍ ‍‌‍​‌‌‍ ‌‌‍‌‌​‍‌‍‌ ​​‌‍‌‌‌ ​‍‌ ​ ‌ ​​‌‍‌‌‌‍​ ‌ ‌​‌‍‍‌‌ ‌‍‌‍‌‌​ ‌‌ ​​‌ ‌‌‌‍​‍‌‍ ​‌‍‍‌‌ ​ ‌‍‍​‌‍‌‌‌‍‌​​‍​‍‌ ‌
Fashion Revolution – Viete, že 24.
apríl je medzinárodným Dňom
revolúcie v móde?​​​​‌ ‍ ​‍​‍‌‍ ‌ ​‍‌‍‍‌‌‍‌ ‌‍‍‌‌‍ ‍​‍​‍​ ‍‍​‍​‍‌ ​ ‌‍​‌‌‍ ‍‌‍‍‌‌ ‌​‌ ‍‌​‍ ‍‌‍‍‌‌‍ ​‍​‍​‍ ​​‍​‍‌‍‍​‌ ​‍‌‍‌‌‌‍‌‍​‍​‍​ ‍‍​‍​‍‌‍‍​‌ ‌​‌ ‌​‌ ​​​ ‍‍​‍ ​‍ ‌‍ ​‌‍ ‌‍​ ‌‍​‌‌‍ ​‌‍‍​‌‍ ‌ ​ ‌ ‌​​ ‍‍​ ​ ​ ​​​ ​​​ ​​​‍ ‌ ​ ‌ ‌​‌ ‌‌‌‍‌​‌‍‍‌‌‍ ​‍ ‌‍‍‌‌‍ ‍‌ ‌​‌‍‌‌‌‍ ‍‌ ‌​​‍ ‌‍‌‌‌‍‌​‌‍‍‌‌ ‌​​‍ ‌‍ ‌‌‍ ‌‍‌​‌‍‌‌​ ‌‌ ​​‌ ​‍‌‍‌‌‌ ​ ‌‍‌‌‌‍ ‍‌ ‌​‌‍​‌‌ ‌​‌‍‍‌‌‍ ‌‍ ‍​ ‍ ‌‍‍‌‌‍‌​​ ‌‌ ​​‌‍ ‌ ​ ‌ ‌​​‍ ‌​ ​‍​ ‍​​ ‌ ​ ‌‍​ ‍​​ ‌‍​ ‍ ‌ ‌​‌ ‍‌‌ ​​‌‍‌‌​ ‌‌ ​​‌‍ ‌ ​ ‌ ‌​​ ‍ ‌ ​​‌‍​‌‌ ‌​‌‍‍​​ ‌‌ ‌​‌‍‍‌‌ ‌​‌‍ ​‌‍‌‌​ ‌‍​‍‌‍​‌‌ ​ ‌‍‌‌‌‌‌‌‌ ​‍‌‍ ​​ ‌‌‍‍​‌ ‌​‌ ‌​‌ ​​​‍‌‌​ ​ ‌​​‌​‍‌‌​ ​‍‌​‌‍​‍‌‌​ ​‍‌​‌‍‌‍ ​‌‍ ‌‍​ ‌‍​‌‌‍ ​‌‍‍​‌‍ ‌ ​ ‌ ‌​​‍‌‌​ ​ ‌​​‌​ ​ ​ ​​​ ​​​ ​​​‍‌‌​ ​‍‌​‌‍‌ ​ ‌ ‌​‌ ‌‌‌‍‌​‌‍‍‌‌‍ ​‍‌‍‌‍‍‌‌‍‌​​ ‌‌ ​​‌‍ ‌ ​ ‌ ‌​​‍ ‌​ ​‍​ ‍​​ ‌ ​ ‌‍​ ‍​​ ‌‍​‍‌‍‌ ‌​‌ ‍‌‌ ​​‌‍‌‌​ ‌‌ ​​‌‍ ‌ ​ ‌ ‌​​‍‌‍‌ ​​‌‍​‌‌ ‌​‌‍‍​​ ‌‌ ‌​‌‍‍‌‌ ‌​‌‍ ​‌‍‌‌​‍‌‍‌ ​​‌‍‌‌‌ ​‍‌ ​ ‌ ​​‌‍‌‌‌‍​ ‌ ‌​‌‍‍‌‌ ‌‍‌‍‌‌​ ‌‌ ​​‌ ‌‌‌‍​‍‌‍ ​‌‍‍‌‌ ​ ‌‍‍​‌‍‌‌‌‍‌​​‍​‍‌ ‌
15. okt 2018
Módna biblia​​​​‌ ‍ ​‍​‍‌‍ ‌ ​‍‌‍‍‌‌‍‌ ‌‍‍‌‌‍ ‍​‍​‍​ ‍‍​‍​‍‌ ​ ‌‍​‌‌‍ ‍‌‍‍‌‌ ‌​‌ ‍‌​‍ ‍‌‍‍‌‌‍ ​‍​‍​‍ ​​‍​‍‌‍‍​‌ ​‍‌‍‌‌‌‍‌‍​‍​‍​ ‍‍​‍​‍‌‍‍​‌ ‌​‌ ‌​‌ ​​​ ‍‍​‍ ​‍ ‌‍ ​‌‍ ‌‍​ ‌‍​‌‌‍ ​‌‍‍​‌‍ ‌ ​ ‌ ‌​​ ‍‍​ ​ ​ ​​​ ​​​ ​​​‍ ‌ ​ ‌ ‌​‌ ‌‌‌‍‌​‌‍‍‌‌‍ ​‍ ‌‍‍‌‌‍ ‍‌ ‌​‌‍‌‌‌‍ ‍‌ ‌​​‍ ‌‍‌‌‌‍‌​‌‍‍‌‌ ‌​​‍ ‌‍ ‌‌‍ ‌‍‌​‌‍‌‌​ ‌‌ ​​‌ ​‍‌‍‌‌‌ ​ ‌‍‌‌‌‍ ‍‌ ‌​‌‍​‌‌ ‌​‌‍‍‌‌‍ ‌‍ ‍​ ‍ ‌‍‍‌‌‍‌​​ ‌‌‍​ ‌‍​‌‌ ‌​‌‍‌‌‌‍‌ ‌‍ ‌ ​‍‌ ‍‌​‍ ‌​ ‌​​ ​ ​ ​ ​ ​‌​ ‍ ‌ ‌​‌ ‍‌‌ ​​‌‍‌‌​ ‌‌‍​ ‌‍​‌‌ ‌​‌‍‌‌‌‍‌ ‌‍ ‌ ​‍‌ ‍‌​ ‍ ‌ ​​‌‍​‌‌ ‌​‌‍‍​​ ‌‌‍ ‍‌‍​‌‌‍ ‌‌‍‌‌​ ‌‍​‍‌‍​‌‌ ​ ‌‍‌‌‌‌‌‌‌ ​‍‌‍ ​​ ‌‌‍‍​‌ ‌​‌ ‌​‌ ​​​‍‌‌​ ​ ‌​​‌​‍‌‌​ ​‍‌​‌‍​‍‌‌​ ​‍‌​‌‍‌‍ ​‌‍ ‌‍​ ‌‍​‌‌‍ ​‌‍‍​‌‍ ‌ ​ ‌ ‌​​‍‌‌​ ​ ‌​​‌​ ​ ​ ​​​ ​​​ ​​​‍‌‌​ ​‍‌​‌‍‌ ​ ‌ ‌​‌ ‌‌‌‍‌​‌‍‍‌‌‍ ​‍‌‍‌‍‍‌‌‍‌​​ ‌‌‍​ ‌‍​‌‌ ‌​‌‍‌‌‌‍‌ ‌‍ ‌ ​‍‌ ‍‌​‍ ‌​ ‌​​ ​ ​ ​ ​ ​‌​‍‌‍‌ ‌​‌ ‍‌‌ ​​‌‍‌‌​ ‌‌‍​ ‌‍​‌‌ ‌​‌‍‌‌‌‍‌ ‌‍ ‌ ​‍‌ ‍‌​‍‌‍‌ ​​‌‍​‌‌ ‌​‌‍‍​​ ‌‌‍ ‍‌‍​‌‌‍ ‌‌‍‌‌​‍‌‍‌ ​​‌‍‌‌‌ ​‍‌ ​ ‌ ​​‌‍‌‌‌‍​ ‌ ‌​‌‍‍‌‌ ‌‍‌‍‌‌​ ‌‌ ​​‌ ‌‌‌‍​‍‌‍ ​‌‍‍‌‌ ​ ‌‍‍​‌‍‌‌‌‍‌​​‍​‍‌ ‌
Módna kniha o tristoročnej
módnej tradícii Royal Ascot
popisuje spojenie medzi módou
a dostihmi – nenechajte si ju ujsť!​​​​‌ ‍ ​‍​‍‌‍ ‌ ​‍‌‍‍‌‌‍‌ ‌‍‍‌‌‍ ‍​‍​‍​ ‍‍​‍​‍‌ ​ ‌‍​‌‌‍ ‍‌‍‍‌‌ ‌​‌ ‍‌​‍ ‍‌‍‍‌‌‍ ​‍​‍​‍ ​​‍​‍‌‍‍​‌ ​‍‌‍‌‌‌‍‌‍​‍​‍​ ‍‍​‍​‍‌‍‍​‌ ‌​‌ ‌​‌ ​​​ ‍‍​‍ ​‍ ‌‍ ​‌‍ ‌‍​ ‌‍​‌‌‍ ​‌‍‍​‌‍ ‌ ​ ‌ ‌​​ ‍‍​ ​ ​ ​​​ ​​​ ​​​‍ ‌ ​ ‌ ‌​‌ ‌‌‌‍‌​‌‍‍‌‌‍ ​‍ ‌‍‍‌‌‍ ‍‌ ‌​‌‍‌‌‌‍ ‍‌ ‌​​‍ ‌‍‌‌‌‍‌​‌‍‍‌‌ ‌​​‍ ‌‍ ‌‌‍ ‌‍‌​‌‍‌‌​ ‌‌ ​​‌ ​‍‌‍‌‌‌ ​ ‌‍‌‌‌‍ ‍‌ ‌​‌‍​‌‌ ‌​‌‍‍‌‌‍ ‌‍ ‍​ ‍ ‌‍‍‌‌‍‌​​ ‌‌ ​​‌‍ ‌ ​ ‌ ‌​​‍ ‌​ ​‍​ ‍​​ ‍​​ ‌ ​ ​‍​ ​​​ ‍ ‌ ‌​‌ ‍‌‌ ​​‌‍‌‌​ ‌‌ ​​‌‍ ‌ ​ ‌ ‌​​ ‍ ‌ ​​‌‍​‌‌ ‌​‌‍‍​​ ‌‌ ‌​‌‍‍‌‌ ‌​‌‍ ​‌‍‌‌​ ‌‍​‍‌‍​‌‌ ​ ‌‍‌‌‌‌‌‌‌ ​‍‌‍ ​​ ‌‌‍‍​‌ ‌​‌ ‌​‌ ​​​‍‌‌​ ​ ‌​​‌​‍‌‌​ ​‍‌​‌‍​‍‌‌​ ​‍‌​‌‍‌‍ ​‌‍ ‌‍​ ‌‍​‌‌‍ ​‌‍‍​‌‍ ‌ ​ ‌ ‌​​‍‌‌​ ​ ‌​​‌​ ​ ​ ​​​ ​​​ ​​​‍‌‌​ ​‍‌​‌‍‌ ​ ‌ ‌​‌ ‌‌‌‍‌​‌‍‍‌‌‍ ​‍‌‍‌‍‍‌‌‍‌​​ ‌‌ ​​‌‍ ‌ ​ ‌ ‌​​‍ ‌​ ​‍​ ‍​​ ‍​​ ‌ ​ ​‍​ ​​​‍‌‍‌ ‌​‌ ‍‌‌ ​​‌‍‌‌​ ‌‌ ​​‌‍ ‌ ​ ‌ ‌​​‍‌‍‌ ​​‌‍​‌‌ ‌​‌‍‍​​ ‌‌ ‌​‌‍‍‌‌ ‌​‌‍ ​‌‍‌‌​‍‌‍‌ ​​‌‍‌‌‌ ​‍‌ ​ ‌ ​​‌‍‌‌‌‍​ ‌ ‌​‌‍‍‌‌ ‌‍‌‍‌‌​ ‌‌ ​​‌ ‌‌‌‍​‍‌‍ ​‌‍‍‌‌ ​ ‌‍‍​‌‍‌‌‌‍‌​​‍​‍‌ ‌
10. apr 2019
Módna biblia​​​​‌ ‍ ​‍​‍‌‍ ‌ ​‍‌‍‍‌‌‍‌ ‌‍‍‌‌‍ ‍​‍​‍​ ‍‍​‍​‍‌ ​ ‌‍​‌‌‍ ‍‌‍‍‌‌ ‌​‌ ‍‌​‍ ‍‌‍‍‌‌‍ ​‍​‍​‍ ​​‍​‍‌‍‍​‌ ​‍‌‍‌‌‌‍‌‍​‍​‍​ ‍‍​‍​‍‌‍‍​‌ ‌​‌ ‌​‌ ​​​ ‍‍​‍ ​‍ ‌‍ ​‌‍ ‌‍​ ‌‍​‌‌‍ ​‌‍‍​‌‍ ‌ ​ ‌ ‌​​ ‍‍​ ​ ​ ​​​ ​​​ ​​​‍ ‌ ​ ‌ ‌​‌ ‌‌‌‍‌​‌‍‍‌‌‍ ​‍ ‌‍‍‌‌‍ ‍‌ ‌​‌‍‌‌‌‍ ‍‌ ‌​​‍ ‌‍‌‌‌‍‌​‌‍‍‌‌ ‌​​‍ ‌‍ ‌‌‍ ‌‍‌​‌‍‌‌​ ‌‌ ​​‌ ​‍‌‍‌‌‌ ​ ‌‍‌‌‌‍ ‍‌ ‌​‌‍​‌‌ ‌​‌‍‍‌‌‍ ‌‍ ‍​ ‍ ‌‍‍‌‌‍‌​​ ‌‌‍​ ‌‍​‌‌ ‌​‌‍‌‌‌‍‌ ‌‍ ‌ ​‍‌ ‍‌​‍ ‌​ ‌​​ ​ ​ ​ ​ ​‌​ ‍ ‌ ‌​‌ ‍‌‌ ​​‌‍‌‌​ ‌‌‍​ ‌‍​‌‌ ‌​‌‍‌‌‌‍‌ ‌‍ ‌ ​‍‌ ‍‌​ ‍ ‌ ​​‌‍​‌‌ ‌​‌‍‍​​ ‌‌‍ ‍‌‍​‌‌‍ ‌‌‍‌‌​ ‌‍​‍‌‍​‌‌ ​ ‌‍‌‌‌‌‌‌‌ ​‍‌‍ ​​ ‌‌‍‍​‌ ‌​‌ ‌​‌ ​​​‍‌‌​ ​ ‌​​‌​‍‌‌​ ​‍‌​‌‍​‍‌‌​ ​‍‌​‌‍‌‍ ​‌‍ ‌‍​ ‌‍​‌‌‍ ​‌‍‍​‌‍ ‌ ​ ‌ ‌​​‍‌‌​ ​ ‌​​‌​ ​ ​ ​​​ ​​​ ​​​‍‌‌​ ​‍‌​‌‍‌ ​ ‌ ‌​‌ ‌‌‌‍‌​‌‍‍‌‌‍ ​‍‌‍‌‍‍‌‌‍‌​​ ‌‌‍​ ‌‍​‌‌ ‌​‌‍‌‌‌‍‌ ‌‍ ‌ ​‍‌ ‍‌​‍ ‌​ ‌​​ ​ ​ ​ ​ ​‌​‍‌‍‌ ‌​‌ ‍‌‌ ​​‌‍‌‌​ ‌‌‍​ ‌‍​‌‌ ‌​‌‍‌‌‌‍‌ ‌‍ ‌ ​‍‌ ‍‌​‍‌‍‌ ​​‌‍​‌‌ ‌​‌‍‍​​ ‌‌‍ ‍‌‍​‌‌‍ ‌‌‍‌‌​‍‌‍‌ ​​‌‍‌‌‌ ​‍‌ ​ ‌ ​​‌‍‌‌‌‍​ ‌ ‌​‌‍‍‌‌ ‌‍‌‍‌‌​ ‌‌ ​​‌ ‌‌‌‍​‍‌‍ ​‌‍‍‌‌ ​ ‌‍‍​‌‍‌‌‌‍‌​​‍​‍‌ ‌
Steven Meisel – dvorný fotograf
talianskeho Vogue​​​​‌ ‍ ​‍​‍‌‍ ‌ ​‍‌‍‍‌‌‍‌ ‌‍‍‌‌‍ ‍​‍​‍​ ‍‍​‍​‍‌ ​ ‌‍​‌‌‍ ‍‌‍‍‌‌ ‌​‌ ‍‌​‍ ‍‌‍‍‌‌‍ ​‍​‍​‍ ​​‍​‍‌‍‍​‌ ​‍‌‍‌‌‌‍‌‍​‍​‍​ ‍‍​‍​‍‌‍‍​‌ ‌​‌ ‌​‌ ​​​ ‍‍​‍ ​‍ ‌‍ ​‌‍ ‌‍​ ‌‍​‌‌‍ ​‌‍‍​‌‍ ‌ ​ ‌ ‌​​ ‍‍​ ​ ​ ​​​ ​​​ ​​​‍ ‌ ​ ‌ ‌​‌ ‌‌‌‍‌​‌‍‍‌‌‍ ​‍ ‌‍‍‌‌‍ ‍‌ ‌​‌‍‌‌‌‍ ‍‌ ‌​​‍ ‌‍‌‌‌‍‌​‌‍‍‌‌ ‌​​‍ ‌‍ ‌‌‍ ‌‍‌​‌‍‌‌​ ‌‌ ​​‌ ​‍‌‍‌‌‌ ​ ‌‍‌‌‌‍ ‍‌ ‌​‌‍​‌‌ ‌​‌‍‍‌‌‍ ‌‍ ‍​ ‍ ‌‍‍‌‌‍‌​​ ‌‌ ​​‌‍ ‌ ​ ‌ ‌​​‍ ‌​ ​‍​ ‍​​ ‍​​ ​‍​ ‌ ​ ​‍​ ‍ ‌ ‌​‌ ‍‌‌ ​​‌‍‌‌​ ‌‌ ​​‌‍ ‌ ​ ‌ ‌​​ ‍ ‌ ​​‌‍​‌‌ ‌​‌‍‍​​ ‌‌ ‌​‌‍‍‌‌ ‌​‌‍ ​‌‍‌‌​ ‌‍​‍‌‍​‌‌ ​ ‌‍‌‌‌‌‌‌‌ ​‍‌‍ ​​ ‌‌‍‍​‌ ‌​‌ ‌​‌ ​​​‍‌‌​ ​ ‌​​‌​‍‌‌​ ​‍‌​‌‍​‍‌‌​ ​‍‌​‌‍‌‍ ​‌‍ ‌‍​ ‌‍​‌‌‍ ​‌‍‍​‌‍ ‌ ​ ‌ ‌​​‍‌‌​ ​ ‌​​‌​ ​ ​ ​​​ ​​​ ​​​‍‌‌​ ​‍‌​‌‍‌ ​ ‌ ‌​‌ ‌‌‌‍‌​‌‍‍‌‌‍ ​‍‌‍‌‍‍‌‌‍‌​​ ‌‌ ​​‌‍ ‌ ​ ‌ ‌​​‍ ‌​ ​‍​ ‍​​ ‍​​ ​‍​ ‌ ​ ​‍​‍‌‍‌ ‌​‌ ‍‌‌ ​​‌‍‌‌​ ‌‌ ​​‌‍ ‌ ​ ‌ ‌​​‍‌‍‌ ​​‌‍​‌‌ ‌​‌‍‍​​ ‌‌ ‌​‌‍‍‌‌ ‌​‌‍ ​‌‍‌‌​‍‌‍‌ ​​‌‍‌‌‌ ​‍‌ ​ ‌ ​​‌‍‌‌‌‍​ ‌ ‌​‌‍‍‌‌ ‌‍‌‍‌‌​ ‌‌ ​​‌ ‌‌‌‍​‍‌‍ ​‌‍‍‌‌ ​ ‌‍‍​‌‍‌‌‌‍‌​​‍​‍‌ ‌
6. máj 2019